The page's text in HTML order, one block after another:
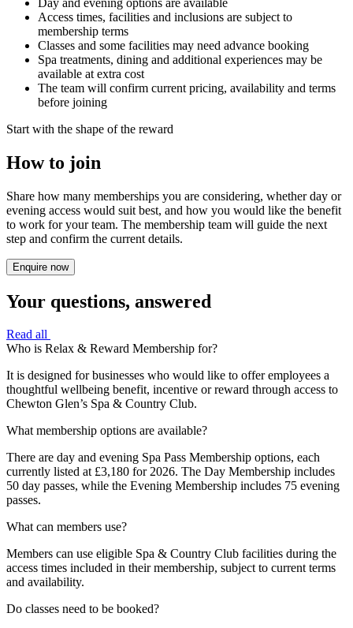
Access times, facilities and inclusions are subject to
membership terms​​​​‌ ‍ ​‍​‍‌‍ ‌ ​‍‌‍‍‌‌‍‌ ‌‍‍‌‌‍ ‍​‍​‍​ ‍‍​‍​‍‌ ​ ‌‍​‌‌‍ ‍‌‍‍‌‌ ‌​‌ ‍‌​‍ ‍‌‍‍‌‌‍ ​‍​‍​‍ ​​‍​‍‌‍‍​‌ ​‍‌‍‌‌‌‍‌‍​‍​‍​ ‍‍​‍​‍‌‍‍​‌ ‌​‌ ‌​‌ ​​‌ ​ ​ ‍‍​‍ ​‍ ‌‍ ​​‍ ‌‌‍​‌‌‍ ‍‌‍‌​​‍ ‌‌ ​‍​‍ ‌‌‍‍​‌‍ ‌ ‌​‌‍‌‌‌‍ ​‌ ​ ​‍ ‌‌ ​ ‌ ‌​‌ ‌‌‌‍‌​‌‍‍‌‌‍ ​‍ ‍‌ ‌‍‌‍‌‌‌ ​‍‌‍​ ‌‍‌‌‌‍ ​​‍ ‍‌‍​‌‌ ​​‌ ​​​‍ ‌‍‍‌‌‍ ‍‌ ‌​‌‍‌‌‌‍ ‍‌ ‌​​‍ ‌‍‌‌‌‍‌​‌‍‍‌‌ ‌​​‍ ‌‍ ‌‌‍ ‌‍‌​‌‍‌‌​ ‌‌ ​​‌ ​‍‌‍‌‌‌ ​ ‌‍‌‌‌‍ ‍‌ ‌​‌‍​‌‌ ‌​‌‍‍‌‌‍ ‌‍ ‍​ ‍ ‌‍‍‌‌‍‌​​ ‌‌‍​‍​ ‍‌​ ‍‌‌‍‌​‌‍​‌​ ‍​​ ‌‍​ ‌​​‍ ‌​ ‌​​ ‌ ‌‍‌‌​ ‌‌​‍ ‌​ ‌​​ ‌‍​ ​​​ ​ ​‍ ‌​ ‍​​ ​‌​ ‌‍​ ‌ ​‍ ‌​ ​‌​ ‌‍​ ​ ‌‍​‌‌‍‌‍​ ‍​​ ​‌‌‍​‍​ ‍‌​ ​​‌‍‌‌‌‍​ ​ ‍ ‌ ‌​‌ ‍‌‌ ​​‌‍‌‌​ ‌‌‍‍​‌‍ ‌ ‌​‌‍‌‌‌‍ ​‌‌​ ‌‍‍‌‌ ‌​‌‍‌‌‌‌​​‌‍​‌‌‍‌ ‌‍‌‌​ ‍ ‌ ​​‌‍​‌‌ ‌​‌‍‍​​ ‌‌ ​​‌‍​‌‌‍‌ ‌‍‌‌‌​​‍‌ ‌‌‌‍‍‌‌‍ ​‌‍‌​‌‍‌‌‌ ​‍​‍‌‌​ ‌‌‌​​‍‌‌ ‌‍‍ ‌‍‌‌‌ ‍‌​‍‌‌​ ​ ‌​‌​​‍‌‌​ ​ ‌​‌​​‍‌‌​ ​‍​ ​‍​ ‌‍​ ​ ‌‍‌​‌‍​‍‌‍‌​​ ‌‍​ ​‌​ ​‍‌‍​‍​ ​ ​ ‌​​ ‌‍​‍‌‌​ ​‍​ ​‍​‍‌‌​ ‌‌‌​‌​​‍ ‍‌‍​‍‌‍ ‌‍‌​‌ ‍‌​‍‌‌​ ‌‌‌​​‍‌‌ ‌‍‍ ‌‍‌‌‌ ‍‌​‍‌‌​ ​ ‌​‌​​‍‌‌​ ​ ‌​‌​​‍‌‌​ ​‍​ ​‍‌‍​‍‌‍​‍‌‍​ ‌‍​‌​ ‌‌​ ​​​ ​‍​ ‌‍‌‍‌‌‌‍‌‍‌‍​ ‌‍​‍​‍‌‌​ ​‍​ ​‍​‍‌‌​ ‌‌‌​‌​​‍ ‍‌‍​ ‌‍‍​‌‍‍‌‌‍ ​‌‍‌​‌ ​‍‌‍‌‌‌‍ ‍​‍‌‌​ ‌‌‌​​‍‌‌ ‌‍‍ ‌‍‌‌‌ ‍‌​‍‌‌​ ​ ‌​‌​​‍‌‌​ ​ ‌​‌​​‍‌‌​ ​‍​ ​‍​ ​ ‌‍‌‍​ ‍‌‌‍​‍​ ‌ ‌‍​‍‌‍​‌​ ‌​‌‍‌‍‌‍‌‌​ ‌‌‌‍‌​​‍‌‌​ ​‍​ ​‍​‍‌‌​ ‌‌‌​‌​​‍ ‍‌ ‌​‌‍‌‌‌ ‍​‌ ‌​​ ‌‍​‍‌‍​‌‌ ​ ‌‍‌‌‌‌‌‌‌ ​‍‌‍ ​​ ‌‌‍‍​‌ ‌​‌ ‌​‌ ​​‌ ​ ​‍‌‌​ ​ ‌​​‌​‍‌‌​ ​‍‌​‌‍​‍‌‌​ ​‍‌​‌‍‌‍ ​​‍ ‌‌‍​‌‌‍ ‍‌‍‌​​‍ ‌‌ ​‍​‍ ‌‌‍‍​‌‍ ‌ ‌​‌‍‌‌‌‍ ​‌ ​ ​‍ ‌‌ ​ ‌ ‌​‌ ‌‌‌‍‌​‌‍‍‌‌‍ ​‍ ‍‌ ‌‍‌‍‌‌‌ ​‍‌‍​ ‌‍‌‌‌‍ ​​‍ ‍‌‍​‌‌ ​​‌ ​​​‍‌‍‌‍‍‌‌‍‌​​ ‌‌‍​‍​ ‍‌​ ‍‌‌‍‌​‌‍​‌​ ‍​​ ‌‍​ ‌​​‍ ‌​ ‌​​ ‌ ‌‍‌‌​ ‌‌​‍ ‌​ ‌​​ ‌‍​ ​​​ ​ ​‍ ‌​ ‍​​ ​‌​ ‌‍​ ‌ ​‍ ‌​ ​‌​ ‌‍​ ​ ‌‍​‌‌‍‌‍​ ‍​​ ​‌‌‍​‍​ ‍‌​ ​​‌‍‌‌‌‍​ ​‍‌‍‌ ‌​‌ ‍‌‌ ​​‌‍‌‌​ ‌‌‍‍​‌‍ ‌ ‌​‌‍‌‌‌‍ ​‌‌​ ‌‍‍‌‌ ‌​‌‍‌‌‌‌​​‌‍​‌‌‍‌ ‌‍‌‌​‍‌‍‌ ​​‌‍​‌‌ ‌​‌‍‍​​ ‌‌ ​​‌‍​‌‌‍‌ ‌‍‌‌‌​​‍‌ ‌‌‌‍‍‌‌‍ ​‌‍‌​‌‍‌‌‌ ​‍​‍‌‌​ ‌‌‌​​‍‌‌ ‌‍‍ ‌‍‌‌‌ ‍‌​‍‌‌​ ​ ‌​‌​​‍‌‌​ ​ ‌​‌​​‍‌‌​ ​‍​ ​‍​ ‌‍​ ​ ‌‍‌​‌‍​‍‌‍‌​​ ‌‍​ ​‌​ ​‍‌‍​‍​ ​ ​ ‌​​ ‌‍​‍‌‌​ ​‍​ ​‍​‍‌‌​ ‌‌‌​‌​​‍ ‍‌‍​‍‌‍ ‌‍‌​‌ ‍‌​‍‌‌​ ‌‌‌​​‍‌‌ ‌‍‍ ‌‍‌‌‌ ‍‌​‍‌‌​ ​ ‌​‌​​‍‌‌​ ​ ‌​‌​​‍‌‌​ ​‍​ ​‍‌‍​‍‌‍​‍‌‍​ ‌‍​‌​ ‌‌​ ​​​ ​‍​ ‌‍‌‍‌‌‌‍‌‍‌‍​ ‌‍​‍​‍‌‌​ ​‍​ ​‍​‍‌‌​ ‌‌‌​‌​​‍ ‍‌‍​ ‌‍‍​‌‍‍‌‌‍ ​‌‍‌​‌ ​‍‌‍‌‌‌‍ ‍​‍‌‌​ ‌‌‌​​‍‌‌ ‌‍‍ ‌‍‌‌‌ ‍‌​‍‌‌​ ​ ‌​‌​​‍‌‌​ ​ ‌​‌​​‍‌‌​ ​‍​ ​‍​ ​ ‌‍‌‍​ ‍‌‌‍​‍​ ‌ ‌‍​‍‌‍​‌​ ‌​‌‍‌‍‌‍‌‌​ ‌‌‌‍‌​​‍‌‌​ ​‍​ ​‍​‍‌‌​ ‌‌‌​‌​​‍ ‍‌ ‌​‌‍‌‌‌ ‍​‌ ‌​​‍‌‍‌ ​​‌‍‌‌‌ ​‍‌ ​ ‌ ​​‌‍‌‌‌‍​ ‌ ‌​‌‍‍‌‌ ‌‍‌‍‌‌​ ‌‌ ​​‌ ‌‌‌‍​‍‌‍ ​‌‍‍‌‌ ​ ‌‍‍​‌‍‌‌‌‍‌​​‍​‍‌ ‌
Classes and some facilities may need advance booking​​​​‌ ‍ ​‍​‍‌‍ ‌ ​‍‌‍‍‌‌‍‌ ‌‍‍‌‌‍ ‍​‍​‍​ ‍‍​‍​‍‌ ​ ‌‍​‌‌‍ ‍‌‍‍‌‌ ‌​‌ ‍‌​‍ ‍‌‍‍‌‌‍ ​‍​‍​‍ ​​‍​‍‌‍‍​‌ ​‍‌‍‌‌‌‍‌‍​‍​‍​ ‍‍​‍​‍‌‍‍​‌ ‌​‌ ‌​‌ ​​‌ ​ ​ ‍‍​‍ ​‍ ‌‍ ​​‍ ‌‌‍​‌‌‍ ‍‌‍‌​​‍ ‌‌ ​‍​‍ ‌‌‍‍​‌‍ ‌ ‌​‌‍‌‌‌‍ ​‌ ​ ​‍ ‌‌ ​ ‌ ‌​‌ ‌‌‌‍‌​‌‍‍‌‌‍ ​‍ ‍‌ ‌‍‌‍‌‌‌ ​‍‌‍​ ‌‍‌‌‌‍ ​​‍ ‍‌‍​‌‌ ​​‌ ​​​‍ ‌‍‍‌‌‍ ‍‌ ‌​‌‍‌‌‌‍ ‍‌ ‌​​‍ ‌‍‌‌‌‍‌​‌‍‍‌‌ ‌​​‍ ‌‍ ‌‌‍ ‌‍‌​‌‍‌‌​ ‌‌ ​​‌ ​‍‌‍‌‌‌ ​ ‌‍‌‌‌‍ ‍‌ ‌​‌‍​‌‌ ‌​‌‍‍‌‌‍ ‌‍ ‍​ ‍ ‌‍‍‌‌‍‌​​ ‌‌‍​‍​ ‍‌​ ‍‌‌‍‌​‌‍​‌​ ‍​​ ‌‍​ ‌​​‍ ‌​ ‌​​ ‌ ‌‍‌‌​ ‌‌​‍ ‌​ ‌​​ ‌‍​ ​​​ ​ ​‍ ‌​ ‍​​ ​‌​ ‌‍​ ‌ ​‍ ‌​ ​‌​ ‌‍​ ​ ‌‍​‌‌‍‌‍​ ‍​​ ​‌‌‍​‍​ ‍‌​ ​​‌‍‌‌‌‍​ ​ ‍ ‌ ‌​‌ ‍‌‌ ​​‌‍‌‌​ ‌‌‍‍​‌‍ ‌ ‌​‌‍‌‌‌‍ ​‌‌​ ‌‍‍‌‌ ‌​‌‍‌‌‌‌​​‌‍​‌‌‍‌ ‌‍‌‌​ ‍ ‌ ​​‌‍​‌‌ ‌​‌‍‍​​ ‌‌ ​​‌‍​‌‌‍‌ ‌‍‌‌‌​​‍‌ ‌‌‌‍‍‌‌‍ ​‌‍‌​‌‍‌‌‌ ​‍​‍‌‌​ ‌‌‌​​‍‌‌ ‌‍‍ ‌‍‌‌‌ ‍‌​‍‌‌​ ​ ‌​‌​​‍‌‌​ ​ ‌​‌​​‍‌‌​ ​‍​ ​‍​ ‌‍​ ​ ‌‍‌​‌‍​‍‌‍‌​​ ‌‍​ ​‌​ ​‍‌‍​‍​ ​ ​ ‌​​ ‌‍​‍‌‌​ ​‍​ ​‍​‍‌‌​ ‌‌‌​‌​​‍ ‍‌‍​‍‌‍ ‌‍‌​‌ ‍‌​‍‌‌​ ‌‌‌​​‍‌‌ ‌‍‍ ‌‍‌‌‌ ‍‌​‍‌‌​ ​ ‌​‌​​‍‌‌​ ​ ‌​‌​​‍‌‌​ ​‍​ ​‍‌‍​ ​ ​ ​ ​‍‌‍​ ‌‍​‍​ ​​​ ‌‌‌‍‌‍‌‍​‍‌‍‌‌​ ‌​​ ‍​​‍‌‌​ ​‍​ ​‍​‍‌‌​ ‌‌‌​‌​​‍ ‍‌‍​ ‌‍‍​‌‍‍‌‌‍ ​‌‍‌​‌ ​‍‌‍‌‌‌‍ ‍​‍‌‌​ ‌‌‌​​‍‌‌ ‌‍‍ ‌‍‌‌‌ ‍‌​‍‌‌​ ​ ‌​‌​​‍‌‌​ ​ ‌​‌​​‍‌‌​ ​‍​ ​‍‌‍​‌‌‍‌‍​ ​‍​ ​​‌‍‌‌​ ‍​‌‍‌‌‌‍​ ​ ​ ​ ‍‌‌‍‌​​ ​​​‍‌‌​ ​‍​ ​‍​‍‌‌​ ‌‌‌​‌​​‍ ‍‌ ‌​‌‍‌‌‌ ‍​‌ ‌​​ ‌‍​‍‌‍​‌‌ ​ ‌‍‌‌‌‌‌‌‌ ​‍‌‍ ​​ ‌‌‍‍​‌ ‌​‌ ‌​‌ ​​‌ ​ ​‍‌‌​ ​ ‌​​‌​‍‌‌​ ​‍‌​‌‍​‍‌‌​ ​‍‌​‌‍‌‍ ​​‍ ‌‌‍​‌‌‍ ‍‌‍‌​​‍ ‌‌ ​‍​‍ ‌‌‍‍​‌‍ ‌ ‌​‌‍‌‌‌‍ ​‌ ​ ​‍ ‌‌ ​ ‌ ‌​‌ ‌‌‌‍‌​‌‍‍‌‌‍ ​‍ ‍‌ ‌‍‌‍‌‌‌ ​‍‌‍​ ‌‍‌‌‌‍ ​​‍ ‍‌‍​‌‌ ​​‌ ​​​‍‌‍‌‍‍‌‌‍‌​​ ‌‌‍​‍​ ‍‌​ ‍‌‌‍‌​‌‍​‌​ ‍​​ ‌‍​ ‌​​‍ ‌​ ‌​​ ‌ ‌‍‌‌​ ‌‌​‍ ‌​ ‌​​ ‌‍​ ​​​ ​ ​‍ ‌​ ‍​​ ​‌​ ‌‍​ ‌ ​‍ ‌​ ​‌​ ‌‍​ ​ ‌‍​‌‌‍‌‍​ ‍​​ ​‌‌‍​‍​ ‍‌​ ​​‌‍‌‌‌‍​ ​‍‌‍‌ ‌​‌ ‍‌‌ ​​‌‍‌‌​ ‌‌‍‍​‌‍ ‌ ‌​‌‍‌‌‌‍ ​‌‌​ ‌‍‍‌‌ ‌​‌‍‌‌‌‌​​‌‍​‌‌‍‌ ‌‍‌‌​‍‌‍‌ ​​‌‍​‌‌ ‌​‌‍‍​​ ‌‌ ​​‌‍​‌‌‍‌ ‌‍‌‌‌​​‍‌ ‌‌‌‍‍‌‌‍ ​‌‍‌​‌‍‌‌‌ ​‍​‍‌‌​ ‌‌‌​​‍‌‌ ‌‍‍ ‌‍‌‌‌ ‍‌​‍‌‌​ ​ ‌​‌​​‍‌‌​ ​ ‌​‌​​‍‌‌​ ​‍​ ​‍​ ‌‍​ ​ ‌‍‌​‌‍​‍‌‍‌​​ ‌‍​ ​‌​ ​‍‌‍​‍​ ​ ​ ‌​​ ‌‍​‍‌‌​ ​‍​ ​‍​‍‌‌​ ‌‌‌​‌​​‍ ‍‌‍​‍‌‍ ‌‍‌​‌ ‍‌​‍‌‌​ ‌‌‌​​‍‌‌ ‌‍‍ ‌‍‌‌‌ ‍‌​‍‌‌​ ​ ‌​‌​​‍‌‌​ ​ ‌​‌​​‍‌‌​ ​‍​ ​‍‌‍​ ​ ​ ​ ​‍‌‍​ ‌‍​‍​ ​​​ ‌‌‌‍‌‍‌‍​‍‌‍‌‌​ ‌​​ ‍​​‍‌‌​ ​‍​ ​‍​‍‌‌​ ‌‌‌​‌​​‍ ‍‌‍​ ‌‍‍​‌‍‍‌‌‍ ​‌‍‌​‌ ​‍‌‍‌‌‌‍ ‍​‍‌‌​ ‌‌‌​​‍‌‌ ‌‍‍ ‌‍‌‌‌ ‍‌​‍‌‌​ ​ ‌​‌​​‍‌‌​ ​ ‌​‌​​‍‌‌​ ​‍​ ​‍‌‍​‌‌‍‌‍​ ​‍​ ​​‌‍‌‌​ ‍​‌‍‌‌‌‍​ ​ ​ ​ ‍‌‌‍‌​​ ​​​‍‌‌​ ​‍​ ​‍​‍‌‌​ ‌‌‌​‌​​‍ ‍‌ ‌​‌‍‌‌‌ ‍​‌ ‌​​‍‌‍‌ ​​‌‍‌‌‌ ​‍‌ ​ ‌ ​​‌‍‌‌‌‍​ ‌ ‌​‌‍‍‌‌ ‌‍‌‍‌‌​ ‌‌ ​​‌ ‌‌‌‍​‍‌‍ ​‌‍‍‌‌ ​ ‌‍‍​‌‍‌‌‌‍‌​​‍​‍‌ ‌
Spa treatments, dining and additional experiences may be
available at extra cost​​​​‌ ‍ ​‍​‍‌‍ ‌ ​‍‌‍‍‌‌‍‌ ‌‍‍‌‌‍ ‍​‍​‍​ ‍‍​‍​‍‌ ​ ‌‍​‌‌‍ ‍‌‍‍‌‌ ‌​‌ ‍‌​‍ ‍‌‍‍‌‌‍ ​‍​‍​‍ ​​‍​‍‌‍‍​‌ ​‍‌‍‌‌‌‍‌‍​‍​‍​ ‍‍​‍​‍‌‍‍​‌ ‌​‌ ‌​‌ ​​‌ ​ ​ ‍‍​‍ ​‍ ‌‍ ​​‍ ‌‌‍​‌‌‍ ‍‌‍‌​​‍ ‌‌ ​‍​‍ ‌‌‍‍​‌‍ ‌ ‌​‌‍‌‌‌‍ ​‌ ​ ​‍ ‌‌ ​ ‌ ‌​‌ ‌‌‌‍‌​‌‍‍‌‌‍ ​‍ ‍‌ ‌‍‌‍‌‌‌ ​‍‌‍​ ‌‍‌‌‌‍ ​​‍ ‍‌‍​‌‌ ​​‌ ​​​‍ ‌‍‍‌‌‍ ‍‌ ‌​‌‍‌‌‌‍ ‍‌ ‌​​‍ ‌‍‌‌‌‍‌​‌‍‍‌‌ ‌​​‍ ‌‍ ‌‌‍ ‌‍‌​‌‍‌‌​ ‌‌ ​​‌ ​‍‌‍‌‌‌ ​ ‌‍‌‌‌‍ ‍‌ ‌​‌‍​‌‌ ‌​‌‍‍‌‌‍ ‌‍ ‍​ ‍ ‌‍‍‌‌‍‌​​ ‌‌‍​‍​ ‍‌​ ‍‌‌‍‌​‌‍​‌​ ‍​​ ‌‍​ ‌​​‍ ‌​ ‌​​ ‌ ‌‍‌‌​ ‌‌​‍ ‌​ ‌​​ ‌‍​ ​​​ ​ ​‍ ‌​ ‍​​ ​‌​ ‌‍​ ‌ ​‍ ‌​ ​‌​ ‌‍​ ​ ‌‍​‌‌‍‌‍​ ‍​​ ​‌‌‍​‍​ ‍‌​ ​​‌‍‌‌‌‍​ ​ ‍ ‌ ‌​‌ ‍‌‌ ​​‌‍‌‌​ ‌‌‍‍​‌‍ ‌ ‌​‌‍‌‌‌‍ ​‌‌​ ‌‍‍‌‌ ‌​‌‍‌‌‌‌​​‌‍​‌‌‍‌ ‌‍‌‌​ ‍ ‌ ​​‌‍​‌‌ ‌​‌‍‍​​ ‌‌ ​​‌‍​‌‌‍‌ ‌‍‌‌‌​​‍‌ ‌‌‌‍‍‌‌‍ ​‌‍‌​‌‍‌‌‌ ​‍​‍‌‌​ ‌‌‌​​‍‌‌ ‌‍‍ ‌‍‌‌‌ ‍‌​‍‌‌​ ​ ‌​‌​​‍‌‌​ ​ ‌​‌​​‍‌‌​ ​‍​ ​‍​ ‌‍​ ​ ‌‍‌​‌‍​‍‌‍‌​​ ‌‍​ ​‌​ ​‍‌‍​‍​ ​ ​ ‌​​ ‌‍​‍‌‌​ ​‍​ ​‍​‍‌‌​ ‌‌‌​‌​​‍ ‍‌‍​‍‌‍ ‌‍‌​‌ ‍‌​‍‌‌​ ‌‌‌​​‍‌‌ ‌‍‍ ‌‍‌‌‌ ‍‌​‍‌‌​ ​ ‌​‌​​‍‌‌​ ​ ‌​‌​​‍‌‌​ ​‍​ ​‍‌‍‌​​ ‍​​ ‌​​ ​​​ ​‍​ ‍​​ ‌ ‌‍​‍​ ‌‌​ ‍‌‌‍​‍​ ​​​‍‌‌​ ​‍​ ​‍​‍‌‌​ ‌‌‌​‌​​‍ ‍‌‍​ ‌‍‍​‌‍‍‌‌‍ ​‌‍‌​‌ ​‍‌‍‌‌‌‍ ‍​‍‌‌​ ‌‌‌​​‍‌‌ ‌‍‍ ‌‍‌‌‌ ‍‌​‍‌‌​ ​ ‌​‌​​‍‌‌​ ​ ‌​‌​​‍‌‌​ ​‍​ ​‍​ ​‌‌‍​ ‌‍​ ​ ‌‌​ ‍​​ ‌‍​ ‌ ​ ‌‍​ ‌‍‌‍‌‍​ ‌‍‌‍‌‌​‍‌‌​ ​‍​ ​‍​‍‌‌​ ‌‌‌​‌​​‍ ‍‌ ‌​‌‍‌‌‌ ‍​‌ ‌​​ ‌‍​‍‌‍​‌‌ ​ ‌‍‌‌‌‌‌‌‌ ​‍‌‍ ​​ ‌‌‍‍​‌ ‌​‌ ‌​‌ ​​‌ ​ ​‍‌‌​ ​ ‌​​‌​‍‌‌​ ​‍‌​‌‍​‍‌‌​ ​‍‌​‌‍‌‍ ​​‍ ‌‌‍​‌‌‍ ‍‌‍‌​​‍ ‌‌ ​‍​‍ ‌‌‍‍​‌‍ ‌ ‌​‌‍‌‌‌‍ ​‌ ​ ​‍ ‌‌ ​ ‌ ‌​‌ ‌‌‌‍‌​‌‍‍‌‌‍ ​‍ ‍‌ ‌‍‌‍‌‌‌ ​‍‌‍​ ‌‍‌‌‌‍ ​​‍ ‍‌‍​‌‌ ​​‌ ​​​‍‌‍‌‍‍‌‌‍‌​​ ‌‌‍​‍​ ‍‌​ ‍‌‌‍‌​‌‍​‌​ ‍​​ ‌‍​ ‌​​‍ ‌​ ‌​​ ‌ ‌‍‌‌​ ‌‌​‍ ‌​ ‌​​ ‌‍​ ​​​ ​ ​‍ ‌​ ‍​​ ​‌​ ‌‍​ ‌ ​‍ ‌​ ​‌​ ‌‍​ ​ ‌‍​‌‌‍‌‍​ ‍​​ ​‌‌‍​‍​ ‍‌​ ​​‌‍‌‌‌‍​ ​‍‌‍‌ ‌​‌ ‍‌‌ ​​‌‍‌‌​ ‌‌‍‍​‌‍ ‌ ‌​‌‍‌‌‌‍ ​‌‌​ ‌‍‍‌‌ ‌​‌‍‌‌‌‌​​‌‍​‌‌‍‌ ‌‍‌‌​‍‌‍‌ ​​‌‍​‌‌ ‌​‌‍‍​​ ‌‌ ​​‌‍​‌‌‍‌ ‌‍‌‌‌​​‍‌ ‌‌‌‍‍‌‌‍ ​‌‍‌​‌‍‌‌‌ ​‍​‍‌‌​ ‌‌‌​​‍‌‌ ‌‍‍ ‌‍‌‌‌ ‍‌​‍‌‌​ ​ ‌​‌​​‍‌‌​ ​ ‌​‌​​‍‌‌​ ​‍​ ​‍​ ‌‍​ ​ ‌‍‌​‌‍​‍‌‍‌​​ ‌‍​ ​‌​ ​‍‌‍​‍​ ​ ​ ‌​​ ‌‍​‍‌‌​ ​‍​ ​‍​‍‌‌​ ‌‌‌​‌​​‍ ‍‌‍​‍‌‍ ‌‍‌​‌ ‍‌​‍‌‌​ ‌‌‌​​‍‌‌ ‌‍‍ ‌‍‌‌‌ ‍‌​‍‌‌​ ​ ‌​‌​​‍‌‌​ ​ ‌​‌​​‍‌‌​ ​‍​ ​‍‌‍‌​​ ‍​​ ‌​​ ​​​ ​‍​ ‍​​ ‌ ‌‍​‍​ ‌‌​ ‍‌‌‍​‍​ ​​​‍‌‌​ ​‍​ ​‍​‍‌‌​ ‌‌‌​‌​​‍ ‍‌‍​ ‌‍‍​‌‍‍‌‌‍ ​‌‍‌​‌ ​‍‌‍‌‌‌‍ ‍​‍‌‌​ ‌‌‌​​‍‌‌ ‌‍‍ ‌‍‌‌‌ ‍‌​‍‌‌​ ​ ‌​‌​​‍‌‌​ ​ ‌​‌​​‍‌‌​ ​‍​ ​‍​ ​‌‌‍​ ‌‍​ ​ ‌‌​ ‍​​ ‌‍​ ‌ ​ ‌‍​ ‌‍‌‍‌‍​ ‌‍‌‍‌‌​‍‌‌​ ​‍​ ​‍​‍‌‌​ ‌‌‌​‌​​‍ ‍‌ ‌​‌‍‌‌‌ ‍​‌ ‌​​‍‌‍‌ ​​‌‍‌‌‌ ​‍‌ ​ ‌ ​​‌‍‌‌‌‍​ ‌ ‌​‌‍‍‌‌ ‌‍‌‍‌‌​ ‌‌ ​​‌ ‌‌‌‍​‍‌‍ ​‌‍‍‌‌ ​ ‌‍‍​‌‍‌‌‌‍‌​​‍​‍‌ ‌
The team will confirm current pricing, availability and terms
before joining​​​​‌ ‍ ​‍​‍‌‍ ‌ ​‍‌‍‍‌‌‍‌ ‌‍‍‌‌‍ ‍​‍​‍​ ‍‍​‍​‍‌ ​ ‌‍​‌‌‍ ‍‌‍‍‌‌ ‌​‌ ‍‌​‍ ‍‌‍‍‌‌‍ ​‍​‍​‍ ​​‍​‍‌‍‍​‌ ​‍‌‍‌‌‌‍‌‍​‍​‍​ ‍‍​‍​‍‌‍‍​‌ ‌​‌ ‌​‌ ​​‌ ​ ​ ‍‍​‍ ​‍ ‌‍ ​​‍ ‌‌‍​‌‌‍ ‍‌‍‌​​‍ ‌‌ ​‍​‍ ‌‌‍‍​‌‍ ‌ ‌​‌‍‌‌‌‍ ​‌ ​ ​‍ ‌‌ ​ ‌ ‌​‌ ‌‌‌‍‌​‌‍‍‌‌‍ ​‍ ‍‌ ‌‍‌‍‌‌‌ ​‍‌‍​ ‌‍‌‌‌‍ ​​‍ ‍‌‍​‌‌ ​​‌ ​​​‍ ‌‍‍‌‌‍ ‍‌ ‌​‌‍‌‌‌‍ ‍‌ ‌​​‍ ‌‍‌‌‌‍‌​‌‍‍‌‌ ‌​​‍ ‌‍ ‌‌‍ ‌‍‌​‌‍‌‌​ ‌‌ ​​‌ ​‍‌‍‌‌‌ ​ ‌‍‌‌‌‍ ‍‌ ‌​‌‍​‌‌ ‌​‌‍‍‌‌‍ ‌‍ ‍​ ‍ ‌‍‍‌‌‍‌​​ ‌‌‍​‍​ ‍‌​ ‍‌‌‍‌​‌‍​‌​ ‍​​ ‌‍​ ‌​​‍ ‌​ ‌​​ ‌ ‌‍‌‌​ ‌‌​‍ ‌​ ‌​​ ‌‍​ ​​​ ​ ​‍ ‌​ ‍​​ ​‌​ ‌‍​ ‌ ​‍ ‌​ ​‌​ ‌‍​ ​ ‌‍​‌‌‍‌‍​ ‍​​ ​‌‌‍​‍​ ‍‌​ ​​‌‍‌‌‌‍​ ​ ‍ ‌ ‌​‌ ‍‌‌ ​​‌‍‌‌​ ‌‌‍‍​‌‍ ‌ ‌​‌‍‌‌‌‍ ​‌‌​ ‌‍‍‌‌ ‌​‌‍‌‌‌‌​​‌‍​‌‌‍‌ ‌‍‌‌​ ‍ ‌ ​​‌‍​‌‌ ‌​‌‍‍​​ ‌‌ ​​‌‍​‌‌‍‌ ‌‍‌‌‌​​‍‌ ‌‌‌‍‍‌‌‍ ​‌‍‌​‌‍‌‌‌ ​‍​‍‌‌​ ‌‌‌​​‍‌‌ ‌‍‍ ‌‍‌‌‌ ‍‌​‍‌‌​ ​ ‌​‌​​‍‌‌​ ​ ‌​‌​​‍‌‌​ ​‍​ ​‍​ ‌‍​ ​ ‌‍‌​‌‍​‍‌‍‌​​ ‌‍​ ​‌​ ​‍‌‍​‍​ ​ ​ ‌​​ ‌‍​‍‌‌​ ​‍​ ​‍​‍‌‌​ ‌‌‌​‌​​‍ ‍‌‍​‍‌‍ ‌‍‌​‌ ‍‌​‍‌‌​ ‌‌‌​​‍‌‌ ‌‍‍ ‌‍‌‌‌ ‍‌​‍‌‌​ ​ ‌​‌​​‍‌‌​ ​ ‌​‌​​‍‌‌​ ​‍​ ​‍‌‍​ ‌‍​‌​ ​‍‌‍​‌​ ‍‌​ ‍​‌‍​‌​ ​‍​ ​ ‌‍‌​​ ‌​​ ‌​​‍‌‌​ ​‍​ ​‍​‍‌‌​ ‌‌‌​‌​​‍ ‍‌‍​ ‌‍‍​‌‍‍‌‌‍ ​‌‍‌​‌ ​‍‌‍‌‌‌‍ ‍​‍‌‌​ ‌‌‌​​‍‌‌ ‌‍‍ ‌‍‌‌‌ ‍‌​‍‌‌​ ​ ‌​‌​​‍‌‌​ ​ ‌​‌​​‍‌‌​ ​‍​ ​‍​ ​‍​ ​‌‌‍​ ‌‍​ ​ ​‍‌‍​‌‌‍‌‍​ ‌​‌‍‌‍‌‍‌‍​ ‍‌​ ‌ ​‍‌‌​ ​‍​ ​‍​‍‌‌​ ‌‌‌​‌​​‍ ‍‌ ‌​‌‍‌‌‌ ‍​‌ ‌​​ ‌‍​‍‌‍​‌‌ ​ ‌‍‌‌‌‌‌‌‌ ​‍‌‍ ​​ ‌‌‍‍​‌ ‌​‌ ‌​‌ ​​‌ ​ ​‍‌‌​ ​ ‌​​‌​‍‌‌​ ​‍‌​‌‍​‍‌‌​ ​‍‌​‌‍‌‍ ​​‍ ‌‌‍​‌‌‍ ‍‌‍‌​​‍ ‌‌ ​‍​‍ ‌‌‍‍​‌‍ ‌ ‌​‌‍‌‌‌‍ ​‌ ​ ​‍ ‌‌ ​ ‌ ‌​‌ ‌‌‌‍‌​‌‍‍‌‌‍ ​‍ ‍‌ ‌‍‌‍‌‌‌ ​‍‌‍​ ‌‍‌‌‌‍ ​​‍ ‍‌‍​‌‌ ​​‌ ​​​‍‌‍‌‍‍‌‌‍‌​​ ‌‌‍​‍​ ‍‌​ ‍‌‌‍‌​‌‍​‌​ ‍​​ ‌‍​ ‌​​‍ ‌​ ‌​​ ‌ ‌‍‌‌​ ‌‌​‍ ‌​ ‌​​ ‌‍​ ​​​ ​ ​‍ ‌​ ‍​​ ​‌​ ‌‍​ ‌ ​‍ ‌​ ​‌​ ‌‍​ ​ ‌‍​‌‌‍‌‍​ ‍​​ ​‌‌‍​‍​ ‍‌​ ​​‌‍‌‌‌‍​ ​‍‌‍‌ ‌​‌ ‍‌‌ ​​‌‍‌‌​ ‌‌‍‍​‌‍ ‌ ‌​‌‍‌‌‌‍ ​‌‌​ ‌‍‍‌‌ ‌​‌‍‌‌‌‌​​‌‍​‌‌‍‌ ‌‍‌‌​‍‌‍‌ ​​‌‍​‌‌ ‌​‌‍‍​​ ‌‌ ​​‌‍​‌‌‍‌ ‌‍‌‌‌​​‍‌ ‌‌‌‍‍‌‌‍ ​‌‍‌​‌‍‌‌‌ ​‍​‍‌‌​ ‌‌‌​​‍‌‌ ‌‍‍ ‌‍‌‌‌ ‍‌​‍‌‌​ ​ ‌​‌​​‍‌‌​ ​ ‌​‌​​‍‌‌​ ​‍​ ​‍​ ‌‍​ ​ ‌‍‌​‌‍​‍‌‍‌​​ ‌‍​ ​‌​ ​‍‌‍​‍​ ​ ​ ‌​​ ‌‍​‍‌‌​ ​‍​ ​‍​‍‌‌​ ‌‌‌​‌​​‍ ‍‌‍​‍‌‍ ‌‍‌​‌ ‍‌​‍‌‌​ ‌‌‌​​‍‌‌ ‌‍‍ ‌‍‌‌‌ ‍‌​‍‌‌​ ​ ‌​‌​​‍‌‌​ ​ ‌​‌​​‍‌‌​ ​‍​ ​‍‌‍​ ‌‍​‌​ ​‍‌‍​‌​ ‍‌​ ‍​‌‍​‌​ ​‍​ ​ ‌‍‌​​ ‌​​ ‌​​‍‌‌​ ​‍​ ​‍​‍‌‌​ ‌‌‌​‌​​‍ ‍‌‍​ ‌‍‍​‌‍‍‌‌‍ ​‌‍‌​‌ ​‍‌‍‌‌‌‍ ‍​‍‌‌​ ‌‌‌​​‍‌‌ ‌‍‍ ‌‍‌‌‌ ‍‌​‍‌‌​ ​ ‌​‌​​‍‌‌​ ​ ‌​‌​​‍‌‌​ ​‍​ ​‍​ ​‍​ ​‌‌‍​ ‌‍​ ​ ​‍‌‍​‌‌‍‌‍​ ‌​‌‍‌‍‌‍‌‍​ ‍‌​ ‌ ​‍‌‌​ ​‍​ ​‍​‍‌‌​ ‌‌‌​‌​​‍ ‍‌ ‌​‌‍‌‌‌ ‍​‌ ‌​​‍‌‍‌ ​​‌‍‌‌‌ ​‍‌ ​ ‌ ​​‌‍‌‌‌‍​ ‌ ‌​‌‍‍‌‌ ‌‍‌‍‌‌​ ‌‌ ​​‌ ‌‌‌‍​‍‌‍ ​‌‍‍‌‌ ​ ‌‍‍​‌‍‌‌‌‍‌​​‍​‍‌ ‌
Start with the shape of the reward​​​​‌ ‍ ​‍​‍‌‍ ‌ ​‍‌‍‍‌‌‍‌ ‌‍‍‌‌‍ ‍​‍​‍​ ‍‍​‍​‍‌ ​ ‌‍​‌‌‍ ‍‌‍‍‌‌ ‌​‌ ‍‌​‍ ‍‌‍‍‌‌‍ ​‍​‍​‍ ​​‍​‍‌‍‍​‌ ​‍‌‍‌‌‌‍‌‍​‍​‍​ ‍‍​‍​‍‌‍‍​‌ ‌​‌ ‌​‌ ​​‌ ​ ​ ‍‍​‍ ​‍ ‌‍ ​​‍ ‌‌‍​‌‌‍ ‍‌‍‌​​‍ ‌‌ ​‍​‍ ‌‌‍‍​‌‍ ‌ ‌​‌‍‌‌‌‍ ​‌ ​ ​‍ ‌‌ ​ ‌ ‌​‌ ‌‌‌‍‌​‌‍‍‌‌‍ ​‍ ‍‌ ‌‍‌‍‌‌‌ ​‍‌‍​ ‌‍‌‌‌‍ ​​‍ ‍‌‍​‌‌ ​​‌ ​​​‍ ‌‍‍‌‌‍ ‍‌ ‌​‌‍‌‌‌‍ ‍‌ ‌​​‍ ‌‍‌‌‌‍‌​‌‍‍‌‌ ‌​​‍ ‌‍ ‌‌‍ ‌‍‌​‌‍‌‌​ ‌‌ ​​‌ ​‍‌‍‌‌‌ ​ ‌‍‌‌‌‍ ‍‌ ‌​‌‍​‌‌ ‌​‌‍‍‌‌‍ ‌‍ ‍​ ‍ ‌‍‍‌‌‍‌​​ ‌‌‍​‍​ ‍‌​ ‍‌‌‍‌​‌‍​‌​ ‍​​ ‌‍​ ‌​​‍ ‌​ ‌​​ ‌ ‌‍‌‌​ ‌‌​‍ ‌​ ‌​​ ‌‍​ ​​​ ​ ​‍ ‌​ ‍​​ ​‌​ ‌‍​ ‌ ​‍ ‌​ ​‌​ ‌‍​ ​ ‌‍​‌‌‍‌‍​ ‍​​ ​‌‌‍​‍​ ‍‌​ ​​‌‍‌‌‌‍​ ​ ‍ ‌ ‌​‌ ‍‌‌ ​​‌‍‌‌​ ‌‌‍‍​‌‍ ‌ ‌​‌‍‌‌‌‍ ​‌‌​ ‌‍‍‌‌ ‌​‌‍‌‌‌‌​​‌‍​‌‌‍‌ ‌‍‌‌​ ‍ ‌ ​​‌‍​‌‌ ‌​‌‍‍​​ ‌‌ ​​‌‍​‌‌‍‌ ‌‍‌‌‌​​‍‌ ‌‌‌‍‍‌‌‍ ​‌‍‌​‌‍‌‌‌ ​‍​‍‌‌​ ‌‌‌​​‍‌‌ ‌‍‍ ‌‍‌‌‌ ‍‌​‍‌‌​ ​ ‌​‌​​‍‌‌​ ​ ‌​‌​​‍‌‌​ ​‍​ ​‍‌‍‌‌​ ‌‌‌‍​ ​ ‌‍​ ​‍​ ​‍‌‍‌​‌‍‌‍‌‍‌‍​ ​ ​ ‍‌​ ‍​​‍‌‌​ ​‍​ ​‍​‍‌‌​ ‌‌‌​‌​​‍ ‍‌ ​ ‌ ‌‌‌‍​‍‌‍‍​‌‍‌‌‌‍​‌‌‍‌​‌‍‍‌‌‍ ‍‌‍‌ ​ ‌‍​‍‌‍​‌‌ ​ ‌‍‌‌‌‌‌‌‌ ​‍‌‍ ​​ ‌‌‍‍​‌ ‌​‌ ‌​‌ ​​‌ ​ ​‍‌‌​ ​ ‌​​‌​‍‌‌​ ​‍‌​‌‍​‍‌‌​ ​‍‌​‌‍‌‍ ​​‍ ‌‌‍​‌‌‍ ‍‌‍‌​​‍ ‌‌ ​‍​‍ ‌‌‍‍​‌‍ ‌ ‌​‌‍‌‌‌‍ ​‌ ​ ​‍ ‌‌ ​ ‌ ‌​‌ ‌‌‌‍‌​‌‍‍‌‌‍ ​‍ ‍‌ ‌‍‌‍‌‌‌ ​‍‌‍​ ‌‍‌‌‌‍ ​​‍ ‍‌‍​‌‌ ​​‌ ​​​‍‌‍‌‍‍‌‌‍‌​​ ‌‌‍​‍​ ‍‌​ ‍‌‌‍‌​‌‍​‌​ ‍​​ ‌‍​ ‌​​‍ ‌​ ‌​​ ‌ ‌‍‌‌​ ‌‌​‍ ‌​ ‌​​ ‌‍​ ​​​ ​ ​‍ ‌​ ‍​​ ​‌​ ‌‍​ ‌ ​‍ ‌​ ​‌​ ‌‍​ ​ ‌‍​‌‌‍‌‍​ ‍​​ ​‌‌‍​‍​ ‍‌​ ​​‌‍‌‌‌‍​ ​‍‌‍‌ ‌​‌ ‍‌‌ ​​‌‍‌‌​ ‌‌‍‍​‌‍ ‌ ‌​‌‍‌‌‌‍ ​‌‌​ ‌‍‍‌‌ ‌​‌‍‌‌‌‌​​‌‍​‌‌‍‌ ‌‍‌‌​‍‌‍‌ ​​‌‍​‌‌ ‌​‌‍‍​​ ‌‌ ​​‌‍​‌‌‍‌ ‌‍‌‌‌​​‍‌ ‌‌‌‍‍‌‌‍ ​‌‍‌​‌‍‌‌‌ ​‍​‍‌‌​ ‌‌‌​​‍‌‌ ‌‍‍ ‌‍‌‌‌ ‍‌​‍‌‌​ ​ ‌​‌​​‍‌‌​ ​ ‌​‌​​‍‌‌​ ​‍​ ​‍‌‍‌‌​ ‌‌‌‍​ ​ ‌‍​ ​‍​ ​‍‌‍‌​‌‍‌‍‌‍‌‍​ ​ ​ ‍‌​ ‍​​‍‌‌​ ​‍​ ​‍​‍‌‌​ ‌‌‌​‌​​‍ ‍‌ ​ ‌ ‌‌‌‍​‍‌‍‍​‌‍‌‌‌‍​‌‌‍‌​‌‍‍‌‌‍ ‍‌‍‌ ​‍‌‍‌ ​​‌‍‌‌‌ ​‍‌ ​ ‌ ​​‌‍‌‌‌‍​ ‌ ‌​‌‍‍‌‌ ‌‍‌‍‌‌​ ‌‌ ​​‌ ‌‌‌‍​‍‌‍ ​‌‍‍‌‌ ​ ‌‍‍​‌‍‌‌‌‍‌​​‍​‍‌ ‌
How to join​​​​‌ ‍ ​‍​‍‌‍ ‌ ​‍‌‍‍‌‌‍‌ ‌‍‍‌‌‍ ‍​‍​‍​ ‍‍​‍​‍‌ ​ ‌‍​‌‌‍ ‍‌‍‍‌‌ ‌​‌ ‍‌​‍ ‍‌‍‍‌‌‍ ​‍​‍​‍ ​​‍​‍‌‍‍​‌ ​‍‌‍‌‌‌‍‌‍​‍​‍​ ‍‍​‍​‍‌‍‍​‌ ‌​‌ ‌​‌ ​​‌ ​ ​ ‍‍​‍ ​‍ ‌‍ ​​‍ ‌‌‍​‌‌‍ ‍‌‍‌​​‍ ‌‌ ​‍​‍ ‌‌‍‍​‌‍ ‌ ‌​‌‍‌‌‌‍ ​‌ ​ ​‍ ‌‌ ​ ‌ ‌​‌ ‌‌‌‍‌​‌‍‍‌‌‍ ​‍ ‍‌ ‌‍‌‍‌‌‌ ​‍‌‍​ ‌‍‌‌‌‍ ​​‍ ‍‌‍​‌‌ ​​‌ ​​​‍ ‌‍‍‌‌‍ ‍‌ ‌​‌‍‌‌‌‍ ‍‌ ‌​​‍ ‌‍‌‌‌‍‌​‌‍‍‌‌ ‌​​‍ ‌‍ ‌‌‍ ‌‍‌​‌‍‌‌​ ‌‌ ​​‌ ​‍‌‍‌‌‌ ​ ‌‍‌‌‌‍ ‍‌ ‌​‌‍​‌‌ ‌​‌‍‍‌‌‍ ‌‍ ‍​ ‍ ‌‍‍‌‌‍‌​​ ‌‌‍​‍​ ‍‌​ ‍‌‌‍‌​‌‍​‌​ ‍​​ ‌‍​ ‌​​‍ ‌​ ‌​​ ‌ ‌‍‌‌​ ‌‌​‍ ‌​ ‌​​ ‌‍​ ​​​ ​ ​‍ ‌​ ‍​​ ​‌​ ‌‍​ ‌ ​‍ ‌​ ​‌​ ‌‍​ ​ ‌‍​‌‌‍‌‍​ ‍​​ ​‌‌‍​‍​ ‍‌​ ​​‌‍‌‌‌‍​ ​ ‍ ‌ ‌​‌ ‍‌‌ ​​‌‍‌‌​ ‌‌‍‍​‌‍ ‌ ‌​‌‍‌‌‌‍ ​‌‌​ ‌‍‍‌‌ ‌​‌‍‌‌‌‌​​‌‍​‌‌‍‌ ‌‍‌‌​ ‍ ‌ ​​‌‍​‌‌ ‌​‌‍‍​​ ‌‌ ​​‌‍​‌‌‍‌ ‌‍‌‌‌​​‍‌ ‌‌‌‍‍‌‌‍ ​‌‍‌​‌‍‌‌‌ ​‍​‍‌‌​ ‌‌‌​​‍‌‌ ‌‍‍ ‌‍‌‌‌ ‍‌​‍‌‌​ ​ ‌​‌​​‍‌‌​ ​ ‌​‌​​‍‌‌​ ​‍​ ​‍‌‍‌‌​ ‌‌‌‍​ ​ ‌‍​ ​‍​ ​‍‌‍‌​‌‍‌‍‌‍‌‍​ ​ ​ ‍‌​ ‍​​‍‌‌​ ​‍​ ​‍​‍‌‌​ ‌‌‌​‌​​‍ ‍‌‍‍​‌‍‌‌‌‍​‌‌‍‌​‌‍‍‌‌‍ ‍‌‍‌ ​ ‌‍​‍‌‍​‌‌ ​ ‌‍‌‌‌‌‌‌‌ ​‍‌‍ ​​ ‌‌‍‍​‌ ‌​‌ ‌​‌ ​​‌ ​ ​‍‌‌​ ​ ‌​​‌​‍‌‌​ ​‍‌​‌‍​‍‌‌​ ​‍‌​‌‍‌‍ ​​‍ ‌‌‍​‌‌‍ ‍‌‍‌​​‍ ‌‌ ​‍​‍ ‌‌‍‍​‌‍ ‌ ‌​‌‍‌‌‌‍ ​‌ ​ ​‍ ‌‌ ​ ‌ ‌​‌ ‌‌‌‍‌​‌‍‍‌‌‍ ​‍ ‍‌ ‌‍‌‍‌‌‌ ​‍‌‍​ ‌‍‌‌‌‍ ​​‍ ‍‌‍​‌‌ ​​‌ ​​​‍‌‍‌‍‍‌‌‍‌​​ ‌‌‍​‍​ ‍‌​ ‍‌‌‍‌​‌‍​‌​ ‍​​ ‌‍​ ‌​​‍ ‌​ ‌​​ ‌ ‌‍‌‌​ ‌‌​‍ ‌​ ‌​​ ‌‍​ ​​​ ​ ​‍ ‌​ ‍​​ ​‌​ ‌‍​ ‌ ​‍ ‌​ ​‌​ ‌‍​ ​ ‌‍​‌‌‍‌‍​ ‍​​ ​‌‌‍​‍​ ‍‌​ ​​‌‍‌‌‌‍​ ​‍‌‍‌ ‌​‌ ‍‌‌ ​​‌‍‌‌​ ‌‌‍‍​‌‍ ‌ ‌​‌‍‌‌‌‍ ​‌‌​ ‌‍‍‌‌ ‌​‌‍‌‌‌‌​​‌‍​‌‌‍‌ ‌‍‌‌​‍‌‍‌ ​​‌‍​‌‌ ‌​‌‍‍​​ ‌‌ ​​‌‍​‌‌‍‌ ‌‍‌‌‌​​‍‌ ‌‌‌‍‍‌‌‍ ​‌‍‌​‌‍‌‌‌ ​‍​‍‌‌​ ‌‌‌​​‍‌‌ ‌‍‍ ‌‍‌‌‌ ‍‌​‍‌‌​ ​ ‌​‌​​‍‌‌​ ​ ‌​‌​​‍‌‌​ ​‍​ ​‍‌‍‌‌​ ‌‌‌‍​ ​ ‌‍​ ​‍​ ​‍‌‍‌​‌‍‌‍‌‍‌‍​ ​ ​ ‍‌​ ‍​​‍‌‌​ ​‍​ ​‍​‍‌‌​ ‌‌‌​‌​​‍ ‍‌‍‍​‌‍‌‌‌‍​‌‌‍‌​‌‍‍‌‌‍ ‍‌‍‌ ​‍‌‍‌ ​​‌‍‌‌‌ ​‍‌ ​ ‌ ​​‌‍‌‌‌‍​ ‌ ‌​‌‍‍‌‌ ‌‍‌‍‌‌​ ‌‌ ​​‌ ‌‌‌‍​‍‌‍ ​‌‍‍‌‌ ​ ‌‍‍​‌‍‌‌‌‍‌​​‍​‍‌ ‌
Share how many memberships you are considering, whether day or
evening access would suit best, and how you would like the benefit
to work for your team. The membership team will guide the next
step and confirm the current details.​​​​‌ ‍ ​‍​‍‌‍ ‌ ​‍‌‍‍‌‌‍‌ ‌‍‍‌‌‍ ‍​‍​‍​ ‍‍​‍​‍‌ ​ ‌‍​‌‌‍ ‍‌‍‍‌‌ ‌​‌ ‍‌​‍ ‍‌‍‍‌‌‍ ​‍​‍​‍ ​​‍​‍‌‍‍​‌ ​‍‌‍‌‌‌‍‌‍​‍​‍​ ‍‍​‍​‍‌‍‍​‌ ‌​‌ ‌​‌ ​​‌ ​ ​ ‍‍​‍ ​‍ ‌‍ ​​‍ ‌‌‍​‌‌‍ ‍‌‍‌​​‍ ‌‌ ​‍​‍ ‌‌‍‍​‌‍ ‌ ‌​‌‍‌‌‌‍ ​‌ ​ ​‍ ‌‌ ​ ‌ ‌​‌ ‌‌‌‍‌​‌‍‍‌‌‍ ​‍ ‍‌ ‌‍‌‍‌‌‌ ​‍‌‍​ ‌‍‌‌‌‍ ​​‍ ‍‌‍​‌‌ ​​‌ ​​​‍ ‌‍‍‌‌‍ ‍‌ ‌​‌‍‌‌‌‍ ‍‌ ‌​​‍ ‌‍‌‌‌‍‌​‌‍‍‌‌ ‌​​‍ ‌‍ ‌‌‍ ‌‍‌​‌‍‌‌​ ‌‌ ​​‌ ​‍‌‍‌‌‌ ​ ‌‍‌‌‌‍ ‍‌ ‌​‌‍​‌‌ ‌​‌‍‍‌‌‍ ‌‍ ‍​ ‍ ‌‍‍‌‌‍‌​​ ‌‌‍​‍​ ‍‌​ ‍‌‌‍‌​‌‍​‌​ ‍​​ ‌‍​ ‌​​‍ ‌​ ‌​​ ‌ ‌‍‌‌​ ‌‌​‍ ‌​ ‌​​ ‌‍​ ​​​ ​ ​‍ ‌​ ‍​​ ​‌​ ‌‍​ ‌ ​‍ ‌​ ​‌​ ‌‍​ ​ ‌‍​‌‌‍‌‍​ ‍​​ ​‌‌‍​‍​ ‍‌​ ​​‌‍‌‌‌‍​ ​ ‍ ‌ ‌​‌ ‍‌‌ ​​‌‍‌‌​ ‌‌‍‍​‌‍ ‌ ‌​‌‍‌‌‌‍ ​‌‌​ ‌‍‍‌‌ ‌​‌‍‌‌‌‌​​‌‍​‌‌‍‌ ‌‍‌‌​ ‍ ‌ ​​‌‍​‌‌ ‌​‌‍‍​​ ‌‌ ​​‌‍​‌‌‍‌ ‌‍‌‌‌​​‍‌ ‌‌‌‍‍‌‌‍ ​‌‍‌​‌‍‌‌‌ ​‍​‍‌‌​ ‌‌‌​​‍‌‌ ‌‍‍ ‌‍‌‌‌ ‍‌​‍‌‌​ ​ ‌​‌​​‍‌‌​ ​ ‌​‌​​‍‌‌​ ​‍​ ​‍‌‍‌‌​ ‌‌‌‍​ ​ ‌‍​ ​‍​ ​‍‌‍‌​‌‍‌‍‌‍‌‍​ ​ ​ ‍‌​ ‍​​‍‌‌​ ​‍​ ​‍​‍‌‌​ ‌‌‌​‌​​‍ ‍‌‍​‍‌‍ ‌‍‌​‌ ‍‌​‍‌‌​ ‌‌‌​​‍‌‌ ‌‍‍ ‌‍‌‌‌ ‍‌​‍‌‌​ ​ ‌​‌​​‍‌‌​ ​ ‌​‌​​‍‌‌​ ​‍​ ​‍​ ‌​​ ​‍‌‍‌‌‌‍​‌​ ‌​‌‍​‍​ ​​​ ‍​​ ​​‌‍‌​​ ‌ ​ ‌‌​‍‌‌​ ​‍​ ​‍​‍‌‌​ ‌‌‌​‌​​‍ ‍‌‍​ ‌‍‍​‌‍‍‌‌‍ ​‌‍‌​‌ ​‍‌‍‌‌‌‍ ‍​‍‌‌​ ‌‌‌​​‍‌‌ ‌‍‍ ‌‍‌‌‌ ‍‌​‍‌‌​ ​ ‌​‌​​‍‌‌​ ​ ‌​‌​​‍‌‌​ ​‍​ ​‍​ ‌​​ ‍‌​ ‍‌‌‍‌‌​ ​​‌‍‌‌​ ‌‍​ ​‌‌‍​‍​ ​‍​ ‌​​ ​ ​‍‌‌​ ​‍​ ​‍​‍‌‌​ ‌‌‌​‌​​‍ ‍‌ ‌​‌‍‌‌‌ ‍​‌ ‌​​ ‌‍​‍‌‍​‌‌ ​ ‌‍‌‌‌‌‌‌‌ ​‍‌‍ ​​ ‌‌‍‍​‌ ‌​‌ ‌​‌ ​​‌ ​ ​‍‌‌​ ​ ‌​​‌​‍‌‌​ ​‍‌​‌‍​‍‌‌​ ​‍‌​‌‍‌‍ ​​‍ ‌‌‍​‌‌‍ ‍‌‍‌​​‍ ‌‌ ​‍​‍ ‌‌‍‍​‌‍ ‌ ‌​‌‍‌‌‌‍ ​‌ ​ ​‍ ‌‌ ​ ‌ ‌​‌ ‌‌‌‍‌​‌‍‍‌‌‍ ​‍ ‍‌ ‌‍‌‍‌‌‌ ​‍‌‍​ ‌‍‌‌‌‍ ​​‍ ‍‌‍​‌‌ ​​‌ ​​​‍‌‍‌‍‍‌‌‍‌​​ ‌‌‍​‍​ ‍‌​ ‍‌‌‍‌​‌‍​‌​ ‍​​ ‌‍​ ‌​​‍ ‌​ ‌​​ ‌ ‌‍‌‌​ ‌‌​‍ ‌​ ‌​​ ‌‍​ ​​​ ​ ​‍ ‌​ ‍​​ ​‌​ ‌‍​ ‌ ​‍ ‌​ ​‌​ ‌‍​ ​ ‌‍​‌‌‍‌‍​ ‍​​ ​‌‌‍​‍​ ‍‌​ ​​‌‍‌‌‌‍​ ​‍‌‍‌ ‌​‌ ‍‌‌ ​​‌‍‌‌​ ‌‌‍‍​‌‍ ‌ ‌​‌‍‌‌‌‍ ​‌‌​ ‌‍‍‌‌ ‌​‌‍‌‌‌‌​​‌‍​‌‌‍‌ ‌‍‌‌​‍‌‍‌ ​​‌‍​‌‌ ‌​‌‍‍​​ ‌‌ ​​‌‍​‌‌‍‌ ‌‍‌‌‌​​‍‌ ‌‌‌‍‍‌‌‍ ​‌‍‌​‌‍‌‌‌ ​‍​‍‌‌​ ‌‌‌​​‍‌‌ ‌‍‍ ‌‍‌‌‌ ‍‌​‍‌‌​ ​ ‌​‌​​‍‌‌​ ​ ‌​‌​​‍‌‌​ ​‍​ ​‍‌‍‌‌​ ‌‌‌‍​ ​ ‌‍​ ​‍​ ​‍‌‍‌​‌‍‌‍‌‍‌‍​ ​ ​ ‍‌​ ‍​​‍‌‌​ ​‍​ ​‍​‍‌‌​ ‌‌‌​‌​​‍ ‍‌‍​‍‌‍ ‌‍‌​‌ ‍‌​‍‌‌​ ‌‌‌​​‍‌‌ ‌‍‍ ‌‍‌‌‌ ‍‌​‍‌‌​ ​ ‌​‌​​‍‌‌​ ​ ‌​‌​​‍‌‌​ ​‍​ ​‍​ ‌​​ ​‍‌‍‌‌‌‍​‌​ ‌​‌‍​‍​ ​​​ ‍​​ ​​‌‍‌​​ ‌ ​ ‌‌​‍‌‌​ ​‍​ ​‍​‍‌‌​ ‌‌‌​‌​​‍ ‍‌‍​ ‌‍‍​‌‍‍‌‌‍ ​‌‍‌​‌ ​‍‌‍‌‌‌‍ ‍​‍‌‌​ ‌‌‌​​‍‌‌ ‌‍‍ ‌‍‌‌‌ ‍‌​‍‌‌​ ​ ‌​‌​​‍‌‌​ ​ ‌​‌​​‍‌‌​ ​‍​ ​‍​ ‌​​ ‍‌​ ‍‌‌‍‌‌​ ​​‌‍‌‌​ ‌‍​ ​‌‌‍​‍​ ​‍​ ‌​​ ​ ​‍‌‌​ ​‍​ ​‍​‍‌‌​ ‌‌‌​‌​​‍ ‍‌ ‌​‌‍‌‌‌ ‍​‌ ‌​​‍‌‍‌ ​​‌‍‌‌‌ ​‍‌ ​ ‌ ​​‌‍‌‌‌‍​ ‌ ‌​‌‍‍‌‌ ‌‍‌‍‌‌​ ‌‌ ​​‌ ‌‌‌‍​‍‌‍ ​‌‍‍‌‌ ​ ‌‍‍​‌‍‌‌‌‍‌​​‍​‍‌ ‌
Enquire now​​​​‌ ‍ ​‍​‍‌‍ ‌ ​‍‌‍‍‌‌‍‌ ‌‍‍‌‌‍ ‍​‍​‍​ ‍‍​‍​‍‌ ​ ‌‍​‌‌‍ ‍‌‍‍‌‌ ‌​‌ ‍‌​‍ ‍‌‍‍‌‌‍ ​‍​‍​‍ ​​‍​‍‌‍‍​‌ ​‍‌‍‌‌‌‍‌‍​‍​‍​ ‍‍​‍​‍‌‍‍​‌ ‌​‌ ‌​‌ ​​‌ ​ ​ ‍‍​‍ ​‍ ‌‍ ​​‍ ‌‌‍​‌‌‍ ‍‌‍‌​​‍ ‌‌ ​‍​‍ ‌‌‍‍​‌‍ ‌ ‌​‌‍‌‌‌‍ ​‌ ​ ​‍ ‌‌ ​ ‌ ‌​‌ ‌‌‌‍‌​‌‍‍‌‌‍ ​‍ ‍‌ ‌‍‌‍‌‌‌ ​‍‌‍​ ‌‍‌‌‌‍ ​​‍ ‍‌‍​‌‌ ​​‌ ​​​‍ ‌‍‍‌‌‍ ‍‌ ‌​‌‍‌‌‌‍ ‍‌ ‌​​‍ ‌‍‌‌‌‍‌​‌‍‍‌‌ ‌​​‍ ‌‍ ‌‌‍ ‌‍‌​‌‍‌‌​ ‌‌ ​​‌ ​‍‌‍‌‌‌ ​ ‌‍‌‌‌‍ ‍‌ ‌​‌‍​‌‌ ‌​‌‍‍‌‌‍ ‌‍ ‍​ ‍ ‌‍‍‌‌‍‌​​ ‌‌‍​‍​ ‍‌​ ‍‌‌‍‌​‌‍​‌​ ‍​​ ‌‍​ ‌​​‍ ‌​ ‌​​ ‌ ‌‍‌‌​ ‌‌​‍ ‌​ ‌​​ ‌‍​ ​​​ ​ ​‍ ‌​ ‍​​ ​‌​ ‌‍​ ‌ ​‍ ‌​ ​‌​ ‌‍​ ​ ‌‍​‌‌‍‌‍​ ‍​​ ​‌‌‍​‍​ ‍‌​ ​​‌‍‌‌‌‍​ ​ ‍ ‌ ‌​‌ ‍‌‌ ​​‌‍‌‌​ ‌‌‍‍​‌‍ ‌ ‌​‌‍‌‌‌‍ ​‌‌​ ‌‍‍‌‌ ‌​‌‍‌‌‌‌​​‌‍​‌‌‍‌ ‌‍‌‌​ ‍ ‌ ​​‌‍​‌‌ ‌​‌‍‍​​ ‌‌ ​​‌‍​‌‌‍‌ ‌‍‌‌‌​​‍‌ ‌‌‌‍‍‌‌‍ ​‌‍‌​‌‍‌‌‌ ​‍​‍‌‌​ ‌‌‌​​‍‌‌ ‌‍‍ ‌‍‌‌‌ ‍‌​‍‌‌​ ​ ‌​‌​​‍‌‌​ ​ ‌​‌​​‍‌‌​ ​‍​ ​‍‌‍‌‌​ ‌‌‌‍​ ​ ‌‍​ ​‍​ ​‍‌‍‌​‌‍‌‍‌‍‌‍​ ​ ​ ‍‌​ ‍​​‍‌‌​ ​‍​ ​‍​‍‌‌​ ‌‌‌​‌​​‍ ‍‌ ​ ‌‍‌‌‌‍​ ‌‍ ‌‍ ‍‌‍‌​‌‍​‌‌ ​‍‌ ‍‌‌​​ ‌ ‌​‌‍​‌​‍ ‍‌‍ ​‌‍​‌‌‍​‍‌‍‌‌‌‍ ​​ ‌‍​‍‌‍​‌‌ ​ ‌‍‌‌‌‌‌‌‌ ​‍‌‍ ​​ ‌‌‍‍​‌ ‌​‌ ‌​‌ ​​‌ ​ ​‍‌‌​ ​ ‌​​‌​‍‌‌​ ​‍‌​‌‍​‍‌‌​ ​‍‌​‌‍‌‍ ​​‍ ‌‌‍​‌‌‍ ‍‌‍‌​​‍ ‌‌ ​‍​‍ ‌‌‍‍​‌‍ ‌ ‌​‌‍‌‌‌‍ ​‌ ​ ​‍ ‌‌ ​ ‌ ‌​‌ ‌‌‌‍‌​‌‍‍‌‌‍ ​‍ ‍‌ ‌‍‌‍‌‌‌ ​‍‌‍​ ‌‍‌‌‌‍ ​​‍ ‍‌‍​‌‌ ​​‌ ​​​‍‌‍‌‍‍‌‌‍‌​​ ‌‌‍​‍​ ‍‌​ ‍‌‌‍‌​‌‍​‌​ ‍​​ ‌‍​ ‌​​‍ ‌​ ‌​​ ‌ ‌‍‌‌​ ‌‌​‍ ‌​ ‌​​ ‌‍​ ​​​ ​ ​‍ ‌​ ‍​​ ​‌​ ‌‍​ ‌ ​‍ ‌​ ​‌​ ‌‍​ ​ ‌‍​‌‌‍‌‍​ ‍​​ ​‌‌‍​‍​ ‍‌​ ​​‌‍‌‌‌‍​ ​‍‌‍‌ ‌​‌ ‍‌‌ ​​‌‍‌‌​ ‌‌‍‍​‌‍ ‌ ‌​‌‍‌‌‌‍ ​‌‌​ ‌‍‍‌‌ ‌​‌‍‌‌‌‌​​‌‍​‌‌‍‌ ‌‍‌‌​‍‌‍‌ ​​‌‍​‌‌ ‌​‌‍‍​​ ‌‌ ​​‌‍​‌‌‍‌ ‌‍‌‌‌​​‍‌ ‌‌‌‍‍‌‌‍ ​‌‍‌​‌‍‌‌‌ ​‍​‍‌‌​ ‌‌‌​​‍‌‌ ‌‍‍ ‌‍‌‌‌ ‍‌​‍‌‌​ ​ ‌​‌​​‍‌‌​ ​ ‌​‌​​‍‌‌​ ​‍​ ​‍‌‍‌‌​ ‌‌‌‍​ ​ ‌‍​ ​‍​ ​‍‌‍‌​‌‍‌‍‌‍‌‍​ ​ ​ ‍‌​ ‍​​‍‌‌​ ​‍​ ​‍​‍‌‌​ ‌‌‌​‌​​‍ ‍‌ ​ ‌‍‌‌‌‍​ ‌‍ ‌‍ ‍‌‍‌​‌‍​‌‌ ​‍‌ ‍‌‌​​ ‌ ‌​‌‍​‌​‍ ‍‌‍ ​‌‍​‌‌‍​‍‌‍‌‌‌‍ ​​‍‌‍‌ ​​‌‍‌‌‌ ​‍‌ ​ ‌ ​​‌‍‌‌‌‍​ ‌ ‌​‌‍‍‌‌ ‌‍‌‍‌‌​ ‌‌ ​​‌ ‌‌‌‍​‍‌‍ ​‌‍‍‌‌ ​ ‌‍‍​‌‍‌‌‌‍‌​​‍​‍‌ ‌
Your questions, answered​​​​‌ ‍ ​‍​‍‌‍ ‌ ​‍‌‍‍‌‌‍‌ ‌‍‍‌‌‍ ‍​‍​‍​ ‍‍​‍​‍‌ ​ ‌‍​‌‌‍ ‍‌‍‍‌‌ ‌​‌ ‍‌​‍ ‍‌‍‍‌‌‍ ​‍​‍​‍ ​​‍​‍‌‍‍​‌ ​‍‌‍‌‌‌‍‌‍​‍​‍​ ‍‍​‍​‍‌‍‍​‌ ‌​‌ ‌​‌ ​​‌ ​ ​ ‍‍​‍ ​‍ ‌‍ ​​‍ ‌‌‍​‌‌‍ ‍‌‍‌​​‍ ‌‌ ​‍​‍ ‌‌‍‍​‌‍ ‌ ‌​‌‍‌‌‌‍ ​‌ ​ ​‍ ‌‌ ​ ‌ ‌​‌ ‌‌‌‍‌​‌‍‍‌‌‍ ​‍ ‍‌ ‌‍‌‍‌‌‌ ​‍‌‍​ ‌‍‌‌‌‍ ​​‍ ‍‌‍​‌‌ ​​‌ ​​​‍ ‌‍‍‌‌‍ ‍‌ ‌​‌‍‌‌‌‍ ‍‌ ‌​​‍ ‌‍‌‌‌‍‌​‌‍‍‌‌ ‌​​‍ ‌‍ ‌‌‍ ‌‍‌​‌‍‌‌​ ‌‌ ​​‌ ​‍‌‍‌‌‌ ​ ‌‍‌‌‌‍ ‍‌ ‌​‌‍​‌‌ ‌​‌‍‍‌‌‍ ‌‍ ‍​ ‍ ‌‍‍‌‌‍‌​​ ‌‌‍​‍​ ‍‌​ ‍‌‌‍‌​‌‍​‌​ ‍​​ ‌‍​ ‌​​‍ ‌​ ‌​​ ‌ ‌‍‌‌​ ‌‌​‍ ‌​ ‌​​ ‌‍​ ​​​ ​ ​‍ ‌​ ‍​​ ​‌​ ‌‍​ ‌ ​‍ ‌​ ​‌​ ‌‍​ ​ ‌‍​‌‌‍‌‍​ ‍​​ ​‌‌‍​‍​ ‍‌​ ​​‌‍‌‌‌‍​ ​ ‍ ‌ ‌​‌ ‍‌‌ ​​‌‍‌‌​ ‌‌‍‍​‌‍ ‌ ‌​‌‍‌‌‌‍ ​‌‌​ ‌‍‍‌‌ ‌​‌‍‌‌‌‌​​‌‍​‌‌‍‌ ‌‍‌‌​ ‍ ‌ ​​‌‍​‌‌ ‌​‌‍‍​​ ‌‌ ​​‌‍​‌‌‍‌ ‌‍‌‌‌​​‍‌ ‌‌‌‍‍‌‌‍ ​‌‍‌​‌‍‌‌‌ ​‍​‍‌‌​ ‌‌‌​​‍‌‌ ‌‍‍ ‌‍‌‌‌ ‍‌​‍‌‌​ ​ ‌​‌​​‍‌‌​ ​ ‌​‌​​‍‌‌​ ​‍​ ​‍​ ​ ​ ​‍​ ‍​​ ​ ​ ​​‌‍‌‌​ ‍​​ ‍‌‌‍​ ​ ​‍‌‍​‍​ ​‌​‍‌‌​ ​‍​ ​‍​‍‌‌​ ‌‌‌​‌​​‍ ‍‌‍‍​‌‍‌‌‌‍​‌‌‍‌​‌‍‍‌‌‍ ‍‌‍‌ ​ ‌‍​‍‌‍​‌‌ ​ ‌‍‌‌‌‌‌‌‌ ​‍‌‍ ​​ ‌‌‍‍​‌ ‌​‌ ‌​‌ ​​‌ ​ ​‍‌‌​ ​ ‌​​‌​‍‌‌​ ​‍‌​‌‍​‍‌‌​ ​‍‌​‌‍‌‍ ​​‍ ‌‌‍​‌‌‍ ‍‌‍‌​​‍ ‌‌ ​‍​‍ ‌‌‍‍​‌‍ ‌ ‌​‌‍‌‌‌‍ ​‌ ​ ​‍ ‌‌ ​ ‌ ‌​‌ ‌‌‌‍‌​‌‍‍‌‌‍ ​‍ ‍‌ ‌‍‌‍‌‌‌ ​‍‌‍​ ‌‍‌‌‌‍ ​​‍ ‍‌‍​‌‌ ​​‌ ​​​‍‌‍‌‍‍‌‌‍‌​​ ‌‌‍​‍​ ‍‌​ ‍‌‌‍‌​‌‍​‌​ ‍​​ ‌‍​ ‌​​‍ ‌​ ‌​​ ‌ ‌‍‌‌​ ‌‌​‍ ‌​ ‌​​ ‌‍​ ​​​ ​ ​‍ ‌​ ‍​​ ​‌​ ‌‍​ ‌ ​‍ ‌​ ​‌​ ‌‍​ ​ ‌‍​‌‌‍‌‍​ ‍​​ ​‌‌‍​‍​ ‍‌​ ​​‌‍‌‌‌‍​ ​‍‌‍‌ ‌​‌ ‍‌‌ ​​‌‍‌‌​ ‌‌‍‍​‌‍ ‌ ‌​‌‍‌‌‌‍ ​‌‌​ ‌‍‍‌‌ ‌​‌‍‌‌‌‌​​‌‍​‌‌‍‌ ‌‍‌‌​‍‌‍‌ ​​‌‍​‌‌ ‌​‌‍‍​​ ‌‌ ​​‌‍​‌‌‍‌ ‌‍‌‌‌​​‍‌ ‌‌‌‍‍‌‌‍ ​‌‍‌​‌‍‌‌‌ ​‍​‍‌‌​ ‌‌‌​​‍‌‌ ‌‍‍ ‌‍‌‌‌ ‍‌​‍‌‌​ ​ ‌​‌​​‍‌‌​ ​ ‌​‌​​‍‌‌​ ​‍​ ​‍​ ​ ​ ​‍​ ‍​​ ​ ​ ​​‌‍‌‌​ ‍​​ ‍‌‌‍​ ​ ​‍‌‍​‍​ ​‌​‍‌‌​ ​‍​ ​‍​‍‌‌​ ‌‌‌​‌​​‍ ‍‌‍‍​‌‍‌‌‌‍​‌‌‍‌​‌‍‍‌‌‍ ‍‌‍‌ ​‍‌‍‌ ​​‌‍‌‌‌ ​‍‌ ​ ‌ ​​‌‍‌‌‌‍​ ‌ ‌​‌‍‍‌‌ ‌‍‌‍‌‌​ ‌‌ ​​‌ ‌‌‌‍​‍‌‍ ​‌‍‍‌‌ ​ ‌‍‍​‌‍‌‌‌‍‌​​‍​‍‌ ‌
Read all ​​​​‌ ‍ ​‍​‍‌‍ ‌ ​‍‌‍‍‌‌‍‌ ‌‍‍‌‌‍ ‍​‍​‍​ ‍‍​‍​‍‌ ​ ‌‍​‌‌‍ ‍‌‍‍‌‌ ‌​‌ ‍‌​‍ ‍‌‍‍‌‌‍ ​‍​‍​‍ ​​‍​‍‌‍‍​‌ ​‍‌‍‌‌‌‍‌‍​‍​‍​ ‍‍​‍​‍‌‍‍​‌ ‌​‌ ‌​‌ ​​‌ ​ ​ ‍‍​‍ ​‍ ‌‍ ​​‍ ‌‌‍​‌‌‍ ‍‌‍‌​​‍ ‌‌ ​‍​‍ ‌‌‍‍​‌‍ ‌ ‌​‌‍‌‌‌‍ ​‌ ​ ​‍ ‌‌ ​ ‌ ‌​‌ ‌‌‌‍‌​‌‍‍‌‌‍ ​‍ ‍‌ ‌‍‌‍‌‌‌ ​‍‌‍​ ‌‍‌‌‌‍ ​​‍ ‍‌‍​‌‌ ​​‌ ​​​‍ ‌‍‍‌‌‍ ‍‌ ‌​‌‍‌‌‌‍ ‍‌ ‌​​‍ ‌‍‌‌‌‍‌​‌‍‍‌‌ ‌​​‍ ‌‍ ‌‌‍ ‌‍‌​‌‍‌‌​ ‌‌ ​​‌ ​‍‌‍‌‌‌ ​ ‌‍‌‌‌‍ ‍‌ ‌​‌‍​‌‌ ‌​‌‍‍‌‌‍ ‌‍ ‍​ ‍ ‌‍‍‌‌‍‌​​ ‌‌‍​‍​ ‍‌​ ‍‌‌‍‌​‌‍​‌​ ‍​​ ‌‍​ ‌​​‍ ‌​ ‌​​ ‌ ‌‍‌‌​ ‌‌​‍ ‌​ ‌​​ ‌‍​ ​​​ ​ ​‍ ‌​ ‍​​ ​‌​ ‌‍​ ‌ ​‍ ‌​ ​‌​ ‌‍​ ​ ‌‍​‌‌‍‌‍​ ‍​​ ​‌‌‍​‍​ ‍‌​ ​​‌‍‌‌‌‍​ ​ ‍ ‌ ‌​‌ ‍‌‌ ​​‌‍‌‌​ ‌‌‍‍​‌‍ ‌ ‌​‌‍‌‌‌‍ ​‌‌​ ‌‍‍‌‌ ‌​‌‍‌‌‌‌​​‌‍​‌‌‍‌ ‌‍‌‌​ ‍ ‌ ​​‌‍​‌‌ ‌​‌‍‍​​ ‌‌ ​​‌‍​‌‌‍‌ ‌‍‌‌‌​​‍‌ ‌‌‌‍‍‌‌‍ ​‌‍‌​‌‍‌‌‌ ​‍​‍‌‌​ ‌‌‌​​‍‌‌ ‌‍‍ ‌‍‌‌‌ ‍‌​‍‌‌​ ​ ‌​‌​​‍‌‌​ ​ ‌​‌​​‍‌‌​ ​‍​ ​‍​ ​ ​ ​‍​ ‍​​ ​ ​ ​​‌‍‌‌​ ‍​​ ‍‌‌‍​ ​ ​‍‌‍​‍​ ​‌​‍‌‌​ ​‍​ ​‍​‍‌‌​ ‌‌‌​‌​​‍ ‍‌ ​ ‌‍‌‌‌‍​ ‌‍ ‌‍ ‍‌‍‌​‌‍​‌‌ ​‍‌ ‍‌‌​​ ‌ ‌​‌‍​‌​‍ ‍‌‍ ​‌‍​‌‌‍​‍‌‍‌‌‌‍ ​​ ‌‍​‍‌‍​‌‌ ​ ‌‍‌‌‌‌‌‌‌ ​‍‌‍ ​​ ‌‌‍‍​‌ ‌​‌ ‌​‌ ​​‌ ​ ​‍‌‌​ ​ ‌​​‌​‍‌‌​ ​‍‌​‌‍​‍‌‌​ ​‍‌​‌‍‌‍ ​​‍ ‌‌‍​‌‌‍ ‍‌‍‌​​‍ ‌‌ ​‍​‍ ‌‌‍‍​‌‍ ‌ ‌​‌‍‌‌‌‍ ​‌ ​ ​‍ ‌‌ ​ ‌ ‌​‌ ‌‌‌‍‌​‌‍‍‌‌‍ ​‍ ‍‌ ‌‍‌‍‌‌‌ ​‍‌‍​ ‌‍‌‌‌‍ ​​‍ ‍‌‍​‌‌ ​​‌ ​​​‍‌‍‌‍‍‌‌‍‌​​ ‌‌‍​‍​ ‍‌​ ‍‌‌‍‌​‌‍​‌​ ‍​​ ‌‍​ ‌​​‍ ‌​ ‌​​ ‌ ‌‍‌‌​ ‌‌​‍ ‌​ ‌​​ ‌‍​ ​​​ ​ ​‍ ‌​ ‍​​ ​‌​ ‌‍​ ‌ ​‍ ‌​ ​‌​ ‌‍​ ​ ‌‍​‌‌‍‌‍​ ‍​​ ​‌‌‍​‍​ ‍‌​ ​​‌‍‌‌‌‍​ ​‍‌‍‌ ‌​‌ ‍‌‌ ​​‌‍‌‌​ ‌‌‍‍​‌‍ ‌ ‌​‌‍‌‌‌‍ ​‌‌​ ‌‍‍‌‌ ‌​‌‍‌‌‌‌​​‌‍​‌‌‍‌ ‌‍‌‌​‍‌‍‌ ​​‌‍​‌‌ ‌​‌‍‍​​ ‌‌ ​​‌‍​‌‌‍‌ ‌‍‌‌‌​​‍‌ ‌‌‌‍‍‌‌‍ ​‌‍‌​‌‍‌‌‌ ​‍​‍‌‌​ ‌‌‌​​‍‌‌ ‌‍‍ ‌‍‌‌‌ ‍‌​‍‌‌​ ​ ‌​‌​​‍‌‌​ ​ ‌​‌​​‍‌‌​ ​‍​ ​‍​ ​ ​ ​‍​ ‍​​ ​ ​ ​​‌‍‌‌​ ‍​​ ‍‌‌‍​ ​ ​‍‌‍​‍​ ​‌​‍‌‌​ ​‍​ ​‍​‍‌‌​ ‌‌‌​‌​​‍ ‍‌ ​ ‌‍‌‌‌‍​ ‌‍ ‌‍ ‍‌‍‌​‌‍​‌‌ ​‍‌ ‍‌‌​​ ‌ ‌​‌‍​‌​‍ ‍‌‍ ​‌‍​‌‌‍​‍‌‍‌‌‌‍ ​​‍‌‍‌ ​​‌‍‌‌‌ ​‍‌ ​ ‌ ​​‌‍‌‌‌‍​ ‌ ‌​‌‍‍‌‌ ‌‍‌‍‌‌​ ‌‌ ​​‌ ‌‌‌‍​‍‌‍ ​‌‍‍‌‌ ​ ‌‍‍​‌‍‌‌‌‍‌​​‍​‍‌ ‌
Who is Relax & Reward Membership for?​​​​‌ ‍ ​‍​‍‌‍ ‌ ​‍‌‍‍‌‌‍‌ ‌‍‍‌‌‍ ‍​‍​‍​ ‍‍​‍​‍‌ ​ ‌‍​‌‌‍ ‍‌‍‍‌‌ ‌​‌ ‍‌​‍ ‍‌‍‍‌‌‍ ​‍​‍​‍ ​​‍​‍‌‍‍​‌ ​‍‌‍‌‌‌‍‌‍​‍​‍​ ‍‍​‍​‍‌‍‍​‌ ‌​‌ ‌​‌ ​​‌ ​ ​ ‍‍​‍ ​‍ ‌‍ ​​‍ ‌‌‍​‌‌‍ ‍‌‍‌​​‍ ‌‌ ​‍​‍ ‌‌‍‍​‌‍ ‌ ‌​‌‍‌‌‌‍ ​‌ ​ ​‍ ‌‌ ​ ‌ ‌​‌ ‌‌‌‍‌​‌‍‍‌‌‍ ​‍ ‍‌ ‌‍‌‍‌‌‌ ​‍‌‍​ ‌‍‌‌‌‍ ​​‍ ‍‌‍​‌‌ ​​‌ ​​​‍ ‌‍‍‌‌‍ ‍‌ ‌​‌‍‌‌‌‍ ‍‌ ‌​​‍ ‌‍‌‌‌‍‌​‌‍‍‌‌ ‌​​‍ ‌‍ ‌‌‍ ‌‍‌​‌‍‌‌​ ‌‌ ​​‌ ​‍‌‍‌‌‌ ​ ‌‍‌‌‌‍ ‍‌ ‌​‌‍​‌‌ ‌​‌‍‍‌‌‍ ‌‍ ‍​ ‍ ‌‍‍‌‌‍‌​​ ‌‌‍​‍‌‍​ ‌‍​ ​ ‍‌​ ​‌​ ​ ​ ‌‌​ ‌​​‍ ‌​ ‌‌​ ‌‌‌‍​‌‌‍‌​​‍ ‌​ ‌​‌‍​‌​ ‌‍​ ‌​​‍ ‌​ ‍​​ ​ ​ ​‍​ ‌‍​‍ ‌​ ‌ ​ ‍‌‌‍‌‌​ ​​‌‍‌‍​ ‍​​ ​​​ ‍​​ ​‌​ ​ ​ ‍​‌‍​‌​ ‍ ‌ ‌​‌ ‍‌‌ ​​‌‍‌‌​ ‌‌‍‍​‌‍ ‌ ‌​‌‍‌‌‌‍ ​‌​‌‍‌‍​‌‌ ​‌​ ‍ ‌ ​​‌‍​‌‌ ‌​‌‍‍​​ ‌‌ ​‌‌ ‌‌‌‍‌‌‌ ​ ‌ ‌​‌‍‍‌‌‍ ‌‍ ‍​ ‌‍​‍‌‍​‌‌ ​ ‌‍‌‌‌‌‌‌‌ ​‍‌‍ ​​ ‌‌‍‍​‌ ‌​‌ ‌​‌ ​​‌ ​ ​‍‌‌​ ​ ‌​​‌​‍‌‌​ ​‍‌​‌‍​‍‌‌​ ​‍‌​‌‍‌‍ ​​‍ ‌‌‍​‌‌‍ ‍‌‍‌​​‍ ‌‌ ​‍​‍ ‌‌‍‍​‌‍ ‌ ‌​‌‍‌‌‌‍ ​‌ ​ ​‍ ‌‌ ​ ‌ ‌​‌ ‌‌‌‍‌​‌‍‍‌‌‍ ​‍ ‍‌ ‌‍‌‍‌‌‌ ​‍‌‍​ ‌‍‌‌‌‍ ​​‍ ‍‌‍​‌‌ ​​‌ ​​​‍‌‍‌‍‍‌‌‍‌​​ ‌‌‍​‍‌‍​ ‌‍​ ​ ‍‌​ ​‌​ ​ ​ ‌‌​ ‌​​‍ ‌​ ‌‌​ ‌‌‌‍​‌‌‍‌​​‍ ‌​ ‌​‌‍​‌​ ‌‍​ ‌​​‍ ‌​ ‍​​ ​ ​ ​‍​ ‌‍​‍ ‌​ ‌ ​ ‍‌‌‍‌‌​ ​​‌‍‌‍​ ‍​​ ​​​ ‍​​ ​‌​ ​ ​ ‍​‌‍​‌​‍‌‍‌ ‌​‌ ‍‌‌ ​​‌‍‌‌​ ‌‌‍‍​‌‍ ‌ ‌​‌‍‌‌‌‍ ​‌​‌‍‌‍​‌‌ ​‌​‍‌‍‌ ​​‌‍​‌‌ ‌​‌‍‍​​ ‌‌ ​‌‌ ‌‌‌‍‌‌‌ ​ ‌ ‌​‌‍‍‌‌‍ ‌‍ ‍​‍‌‍‌ ​​‌‍‌‌‌ ​‍‌ ​ ‌ ​​‌‍‌‌‌‍​ ‌ ‌​‌‍‍‌‌ ‌‍‌‍‌‌​ ‌‌ ​​‌ ‌‌‌‍​‍‌‍ ​‌‍‍‌‌ ​ ‌‍‍​‌‍‌‌‌‍‌​​‍​‍‌ ‌
It is designed for businesses who would like to offer employees a
thoughtful wellbeing benefit, incentive or reward through access to
Chewton Glen’s Spa & Country Club.​​​​‌ ‍ ​‍​‍‌‍ ‌ ​‍‌‍‍‌‌‍‌ ‌‍‍‌‌‍ ‍​‍​‍​ ‍‍​‍​‍‌ ​ ‌‍​‌‌‍ ‍‌‍‍‌‌ ‌​‌ ‍‌​‍ ‍‌‍‍‌‌‍ ​‍​‍​‍ ​​‍​‍‌‍‍​‌ ​‍‌‍‌‌‌‍‌‍​‍​‍​ ‍‍​‍​‍‌‍‍​‌ ‌​‌ ‌​‌ ​​‌ ​ ​ ‍‍​‍ ​‍ ‌‍ ​​‍ ‌‌‍​‌‌‍ ‍‌‍‌​​‍ ‌‌ ​‍​‍ ‌‌‍‍​‌‍ ‌ ‌​‌‍‌‌‌‍ ​‌ ​ ​‍ ‌‌ ​ ‌ ‌​‌ ‌‌‌‍‌​‌‍‍‌‌‍ ​‍ ‍‌ ‌‍‌‍‌‌‌ ​‍‌‍​ ‌‍‌‌‌‍ ​​‍ ‍‌‍​‌‌ ​​‌ ​​​‍ ‌‍‍‌‌‍ ‍‌ ‌​‌‍‌‌‌‍ ‍‌ ‌​​‍ ‌‍‌‌‌‍‌​‌‍‍‌‌ ‌​​‍ ‌‍ ‌‌‍ ‌‍‌​‌‍‌‌​ ‌‌ ​​‌ ​‍‌‍‌‌‌ ​ ‌‍‌‌‌‍ ‍‌ ‌​‌‍​‌‌ ‌​‌‍‍‌‌‍ ‌‍ ‍​ ‍ ‌‍‍‌‌‍‌​​ ‌‌‍​‍‌‍​ ‌‍​ ​ ‍‌​ ​‌​ ​ ​ ‌‌​ ‌​​‍ ‌​ ‌‌​ ‌‌‌‍​‌‌‍‌​​‍ ‌​ ‌​‌‍​‌​ ‌‍​ ‌​​‍ ‌​ ‍​​ ​ ​ ​‍​ ‌‍​‍ ‌​ ‌ ​ ‍‌‌‍‌‌​ ​​‌‍‌‍​ ‍​​ ​​​ ‍​​ ​‌​ ​ ​ ‍​‌‍​‌​ ‍ ‌ ‌​‌ ‍‌‌ ​​‌‍‌‌​ ‌‌‍‍​‌‍ ‌ ‌​‌‍‌‌‌‍ ​‌​‌‍‌‍​‌‌ ​‌​ ‍ ‌ ​​‌‍​‌‌ ‌​‌‍‍​​ ‌‌‍​‌‌‍ ‍‌ ​ ‌ ‌ ‌‍‌‌‌ ​‍​‍‌‌​ ‌‌‌​​‍‌‌ ‌‍‍ ‌‍‌‌‌ ‍‌​‍‌‌​ ​ ‌​‌​​‍‌‌​ ​ ‌​‌​​‍‌‌​ ​‍​ ​‍​ ‌ ​ ‌‌‌‍‌​​ ​‍‌‍‌​​ ‍‌‌‍‌‌​ ​‍​ ‌‍​ ‌ ‌‍‌‍​ ‌‍​‍‌‌​ ​‍​ ​‍​‍‌‌​ ‌‌‌​‌​​‍ ‍‌‍​ ‌‍‍​‌‍‍‌‌‍ ​‌‍‌​‌ ​‍‌‍‌‌‌‍ ‍​‍‌‌​ ‌‌‌​​‍‌‌ ‌‍‍ ‌‍‌‌‌ ‍‌​‍‌‌​ ​ ‌​‌​​‍‌‌​ ​ ‌​‌​​‍‌‌​ ​‍​ ​‍​ ​​‌‍​‍​ ‍​‌‍‌​​ ​​​ ‌‍​ ‌ ‌‍​ ​ ‌​‌‍​‌‌‍​‌​ ‌​​‍‌‌​ ​‍​ ​‍​‍‌‌​ ‌‌‌​‌​​‍ ‍‌ ‌​‌‍‌‌‌ ‍​‌ ‌​​ ‌‍​‍‌‍​‌‌ ​ ‌‍‌‌‌‌‌‌‌ ​‍‌‍ ​​ ‌‌‍‍​‌ ‌​‌ ‌​‌ ​​‌ ​ ​‍‌‌​ ​ ‌​​‌​‍‌‌​ ​‍‌​‌‍​‍‌‌​ ​‍‌​‌‍‌‍ ​​‍ ‌‌‍​‌‌‍ ‍‌‍‌​​‍ ‌‌ ​‍​‍ ‌‌‍‍​‌‍ ‌ ‌​‌‍‌‌‌‍ ​‌ ​ ​‍ ‌‌ ​ ‌ ‌​‌ ‌‌‌‍‌​‌‍‍‌‌‍ ​‍ ‍‌ ‌‍‌‍‌‌‌ ​‍‌‍​ ‌‍‌‌‌‍ ​​‍ ‍‌‍​‌‌ ​​‌ ​​​‍‌‍‌‍‍‌‌‍‌​​ ‌‌‍​‍‌‍​ ‌‍​ ​ ‍‌​ ​‌​ ​ ​ ‌‌​ ‌​​‍ ‌​ ‌‌​ ‌‌‌‍​‌‌‍‌​​‍ ‌​ ‌​‌‍​‌​ ‌‍​ ‌​​‍ ‌​ ‍​​ ​ ​ ​‍​ ‌‍​‍ ‌​ ‌ ​ ‍‌‌‍‌‌​ ​​‌‍‌‍​ ‍​​ ​​​ ‍​​ ​‌​ ​ ​ ‍​‌‍​‌​‍‌‍‌ ‌​‌ ‍‌‌ ​​‌‍‌‌​ ‌‌‍‍​‌‍ ‌ ‌​‌‍‌‌‌‍ ​‌​‌‍‌‍​‌‌ ​‌​‍‌‍‌ ​​‌‍​‌‌ ‌​‌‍‍​​ ‌‌‍​‌‌‍ ‍‌ ​ ‌ ‌ ‌‍‌‌‌ ​‍​‍‌‌​ ‌‌‌​​‍‌‌ ‌‍‍ ‌‍‌‌‌ ‍‌​‍‌‌​ ​ ‌​‌​​‍‌‌​ ​ ‌​‌​​‍‌‌​ ​‍​ ​‍​ ‌ ​ ‌‌‌‍‌​​ ​‍‌‍‌​​ ‍‌‌‍‌‌​ ​‍​ ‌‍​ ‌ ‌‍‌‍​ ‌‍​‍‌‌​ ​‍​ ​‍​‍‌‌​ ‌‌‌​‌​​‍ ‍‌‍​ ‌‍‍​‌‍‍‌‌‍ ​‌‍‌​‌ ​‍‌‍‌‌‌‍ ‍​‍‌‌​ ‌‌‌​​‍‌‌ ‌‍‍ ‌‍‌‌‌ ‍‌​‍‌‌​ ​ ‌​‌​​‍‌‌​ ​ ‌​‌​​‍‌‌​ ​‍​ ​‍​ ​​‌‍​‍​ ‍​‌‍‌​​ ​​​ ‌‍​ ‌ ‌‍​ ​ ‌​‌‍​‌‌‍​‌​ ‌​​‍‌‌​ ​‍​ ​‍​‍‌‌​ ‌‌‌​‌​​‍ ‍‌ ‌​‌‍‌‌‌ ‍​‌ ‌​​‍‌‍‌ ​​‌‍‌‌‌ ​‍‌ ​ ‌ ​​‌‍‌‌‌‍​ ‌ ‌​‌‍‍‌‌ ‌‍‌‍‌‌​ ‌‌ ​​‌ ‌‌‌‍​‍‌‍ ​‌‍‍‌‌ ​ ‌‍‍​‌‍‌‌‌‍‌​​‍​‍‌ ‌
What membership options are available?​​​​‌ ‍ ​‍​‍‌‍ ‌ ​‍‌‍‍‌‌‍‌ ‌‍‍‌‌‍ ‍​‍​‍​ ‍‍​‍​‍‌ ​ ‌‍​‌‌‍ ‍‌‍‍‌‌ ‌​‌ ‍‌​‍ ‍‌‍‍‌‌‍ ​‍​‍​‍ ​​‍​‍‌‍‍​‌ ​‍‌‍‌‌‌‍‌‍​‍​‍​ ‍‍​‍​‍‌‍‍​‌ ‌​‌ ‌​‌ ​​‌ ​ ​ ‍‍​‍ ​‍ ‌‍ ​​‍ ‌‌‍​‌‌‍ ‍‌‍‌​​‍ ‌‌ ​‍​‍ ‌‌‍‍​‌‍ ‌ ‌​‌‍‌‌‌‍ ​‌ ​ ​‍ ‌‌ ​ ‌ ‌​‌ ‌‌‌‍‌​‌‍‍‌‌‍ ​‍ ‍‌ ‌‍‌‍‌‌‌ ​‍‌‍​ ‌‍‌‌‌‍ ​​‍ ‍‌‍​‌‌ ​​‌ ​​​‍ ‌‍‍‌‌‍ ‍‌ ‌​‌‍‌‌‌‍ ‍‌ ‌​​‍ ‌‍‌‌‌‍‌​‌‍‍‌‌ ‌​​‍ ‌‍ ‌‌‍ ‌‍‌​‌‍‌‌​ ‌‌ ​​‌ ​‍‌‍‌‌‌ ​ ‌‍‌‌‌‍ ‍‌ ‌​‌‍​‌‌ ‌​‌‍‍‌‌‍ ‌‍ ‍​ ‍ ‌‍‍‌‌‍‌​​ ‌​ ​‍‌‍​ ‌‍​‍‌‍​ ​ ‌‍‌‍‌‌​ ​‌​ ‌‌​‍ ‌‌‍‌​​ ‍‌​ ‌ ​ ​‌​‍ ‌​ ‌​‌‍​ ‌‍‌‌​ ‍‌​‍ ‌​ ‍​​ ​​​ ​​‌‍​ ​‍ ‌​ ‍‌​ ‌‌‌‍​‍‌‍‌‍‌‍​ ‌‍‌‍​ ‌‍​ ‍‌‌‍‌​​ ‍‌​ ‍​‌‍​‍​ ‍ ‌ ‌​‌ ‍‌‌ ​​‌‍‌‌​ ‌‌‍‍​‌‍ ‌ ‌​‌‍‌‌‌‍ ​‌​‌‍‌‍​‌‌ ​‌​ ‍ ‌ ​​‌‍​‌‌ ‌​‌‍‍​​ ‌‌ ​‌‌ ‌‌‌‍‌‌‌ ​ ‌ ‌​‌‍‍‌‌‍ ‌‍ ‍​ ‌‍​‍‌‍​‌‌ ​ ‌‍‌‌‌‌‌‌‌ ​‍‌‍ ​​ ‌‌‍‍​‌ ‌​‌ ‌​‌ ​​‌ ​ ​‍‌‌​ ​ ‌​​‌​‍‌‌​ ​‍‌​‌‍​‍‌‌​ ​‍‌​‌‍‌‍ ​​‍ ‌‌‍​‌‌‍ ‍‌‍‌​​‍ ‌‌ ​‍​‍ ‌‌‍‍​‌‍ ‌ ‌​‌‍‌‌‌‍ ​‌ ​ ​‍ ‌‌ ​ ‌ ‌​‌ ‌‌‌‍‌​‌‍‍‌‌‍ ​‍ ‍‌ ‌‍‌‍‌‌‌ ​‍‌‍​ ‌‍‌‌‌‍ ​​‍ ‍‌‍​‌‌ ​​‌ ​​​‍‌‍‌‍‍‌‌‍‌​​ ‌​ ​‍‌‍​ ‌‍​‍‌‍​ ​ ‌‍‌‍‌‌​ ​‌​ ‌‌​‍ ‌‌‍‌​​ ‍‌​ ‌ ​ ​‌​‍ ‌​ ‌​‌‍​ ‌‍‌‌​ ‍‌​‍ ‌​ ‍​​ ​​​ ​​‌‍​ ​‍ ‌​ ‍‌​ ‌‌‌‍​‍‌‍‌‍‌‍​ ‌‍‌‍​ ‌‍​ ‍‌‌‍‌​​ ‍‌​ ‍​‌‍​‍​‍‌‍‌ ‌​‌ ‍‌‌ ​​‌‍‌‌​ ‌‌‍‍​‌‍ ‌ ‌​‌‍‌‌‌‍ ​‌​‌‍‌‍​‌‌ ​‌​‍‌‍‌ ​​‌‍​‌‌ ‌​‌‍‍​​ ‌‌ ​‌‌ ‌‌‌‍‌‌‌ ​ ‌ ‌​‌‍‍‌‌‍ ‌‍ ‍​‍‌‍‌ ​​‌‍‌‌‌ ​‍‌ ​ ‌ ​​‌‍‌‌‌‍​ ‌ ‌​‌‍‍‌‌ ‌‍‌‍‌‌​ ‌‌ ​​‌ ‌‌‌‍​‍‌‍ ​‌‍‍‌‌ ​ ‌‍‍​‌‍‌‌‌‍‌​​‍​‍‌ ‌
There are day and evening Spa Pass Membership options, each
currently listed at £3,180 for 2026. The Day Membership includes
50 day passes, while the Evening Membership includes 75 evening
passes. ​​​​‌ ‍ ​‍​‍‌‍ ‌ ​‍‌‍‍‌‌‍‌ ‌‍‍‌‌‍ ‍​‍​‍​ ‍‍​‍​‍‌ ​ ‌‍​‌‌‍ ‍‌‍‍‌‌ ‌​‌ ‍‌​‍ ‍‌‍‍‌‌‍ ​‍​‍​‍ ​​‍​‍‌‍‍​‌ ​‍‌‍‌‌‌‍‌‍​‍​‍​ ‍‍​‍​‍‌‍‍​‌ ‌​‌ ‌​‌ ​​‌ ​ ​ ‍‍​‍ ​‍ ‌‍ ​​‍ ‌‌‍​‌‌‍ ‍‌‍‌​​‍ ‌‌ ​‍​‍ ‌‌‍‍​‌‍ ‌ ‌​‌‍‌‌‌‍ ​‌ ​ ​‍ ‌‌ ​ ‌ ‌​‌ ‌‌‌‍‌​‌‍‍‌‌‍ ​‍ ‍‌ ‌‍‌‍‌‌‌ ​‍‌‍​ ‌‍‌‌‌‍ ​​‍ ‍‌‍​‌‌ ​​‌ ​​​‍ ‌‍‍‌‌‍ ‍‌ ‌​‌‍‌‌‌‍ ‍‌ ‌​​‍ ‌‍‌‌‌‍‌​‌‍‍‌‌ ‌​​‍ ‌‍ ‌‌‍ ‌‍‌​‌‍‌‌​ ‌‌ ​​‌ ​‍‌‍‌‌‌ ​ ‌‍‌‌‌‍ ‍‌ ‌​‌‍​‌‌ ‌​‌‍‍‌‌‍ ‌‍ ‍​ ‍ ‌‍‍‌‌‍‌​​ ‌​ ​‍‌‍​ ‌‍​‍‌‍​ ​ ‌‍‌‍‌‌​ ​‌​ ‌‌​‍ ‌‌‍‌​​ ‍‌​ ‌ ​ ​‌​‍ ‌​ ‌​‌‍​ ‌‍‌‌​ ‍‌​‍ ‌​ ‍​​ ​​​ ​​‌‍​ ​‍ ‌​ ‍‌​ ‌‌‌‍​‍‌‍‌‍‌‍​ ‌‍‌‍​ ‌‍​ ‍‌‌‍‌​​ ‍‌​ ‍​‌‍​‍​ ‍ ‌ ‌​‌ ‍‌‌ ​​‌‍‌‌​ ‌‌‍‍​‌‍ ‌ ‌​‌‍‌‌‌‍ ​‌​‌‍‌‍​‌‌ ​‌​ ‍ ‌ ​​‌‍​‌‌ ‌​‌‍‍​​ ‌‌‍​‌‌‍ ‍‌ ​ ‌ ‌ ‌‍‌‌‌ ​‍​‍‌‌​ ‌‌‌​​‍‌‌ ‌‍‍ ‌‍‌‌‌ ‍‌​‍‌‌​ ​ ‌​‌​​‍‌‌​ ​ ‌​‌​​‍‌‌​ ​‍​ ​‍‌‍​‌‌‍​ ‌‍​‌​ ‍​‌‍​ ​ ​‍‌‍‌‌​ ​‌‌‍​ ​ ‌‌​ ‍​​ ​‍​‍‌‌​ ​‍​ ​‍​‍‌‌​ ‌‌‌​‌​​‍ ‍‌‍​ ‌‍‍​‌‍‍‌‌‍ ​‌‍‌​‌ ​‍‌‍‌‌‌‍ ‍​‍‌‌​ ‌‌‌​​‍‌‌ ‌‍‍ ‌‍‌‌‌ ‍‌​‍‌‌​ ​ ‌​‌​​‍‌‌​ ​ ‌​‌​​‍‌‌​ ​‍​ ​‍​ ​‍​ ​​​ ‍​‌‍‌​‌‍​‌‌‍‌‍‌‍‌‌​ ‌‌​ ​ ‌‍‌‌‌‍‌​​ ​‍​‍‌‌​ ​‍​ ​‍​‍‌‌​ ‌‌‌​‌​​‍ ‍‌ ‌​‌‍‌‌‌ ‍​‌ ‌​​ ‌‍​‍‌‍​‌‌ ​ ‌‍‌‌‌‌‌‌‌ ​‍‌‍ ​​ ‌‌‍‍​‌ ‌​‌ ‌​‌ ​​‌ ​ ​‍‌‌​ ​ ‌​​‌​‍‌‌​ ​‍‌​‌‍​‍‌‌​ ​‍‌​‌‍‌‍ ​​‍ ‌‌‍​‌‌‍ ‍‌‍‌​​‍ ‌‌ ​‍​‍ ‌‌‍‍​‌‍ ‌ ‌​‌‍‌‌‌‍ ​‌ ​ ​‍ ‌‌ ​ ‌ ‌​‌ ‌‌‌‍‌​‌‍‍‌‌‍ ​‍ ‍‌ ‌‍‌‍‌‌‌ ​‍‌‍​ ‌‍‌‌‌‍ ​​‍ ‍‌‍​‌‌ ​​‌ ​​​‍‌‍‌‍‍‌‌‍‌​​ ‌​ ​‍‌‍​ ‌‍​‍‌‍​ ​ ‌‍‌‍‌‌​ ​‌​ ‌‌​‍ ‌‌‍‌​​ ‍‌​ ‌ ​ ​‌​‍ ‌​ ‌​‌‍​ ‌‍‌‌​ ‍‌​‍ ‌​ ‍​​ ​​​ ​​‌‍​ ​‍ ‌​ ‍‌​ ‌‌‌‍​‍‌‍‌‍‌‍​ ‌‍‌‍​ ‌‍​ ‍‌‌‍‌​​ ‍‌​ ‍​‌‍​‍​‍‌‍‌ ‌​‌ ‍‌‌ ​​‌‍‌‌​ ‌‌‍‍​‌‍ ‌ ‌​‌‍‌‌‌‍ ​‌​‌‍‌‍​‌‌ ​‌​‍‌‍‌ ​​‌‍​‌‌ ‌​‌‍‍​​ ‌‌‍​‌‌‍ ‍‌ ​ ‌ ‌ ‌‍‌‌‌ ​‍​‍‌‌​ ‌‌‌​​‍‌‌ ‌‍‍ ‌‍‌‌‌ ‍‌​‍‌‌​ ​ ‌​‌​​‍‌‌​ ​ ‌​‌​​‍‌‌​ ​‍​ ​‍‌‍​‌‌‍​ ‌‍​‌​ ‍​‌‍​ ​ ​‍‌‍‌‌​ ​‌‌‍​ ​ ‌‌​ ‍​​ ​‍​‍‌‌​ ​‍​ ​‍​‍‌‌​ ‌‌‌​‌​​‍ ‍‌‍​ ‌‍‍​‌‍‍‌‌‍ ​‌‍‌​‌ ​‍‌‍‌‌‌‍ ‍​‍‌‌​ ‌‌‌​​‍‌‌ ‌‍‍ ‌‍‌‌‌ ‍‌​‍‌‌​ ​ ‌​‌​​‍‌‌​ ​ ‌​‌​​‍‌‌​ ​‍​ ​‍​ ​‍​ ​​​ ‍​‌‍‌​‌‍​‌‌‍‌‍‌‍‌‌​ ‌‌​ ​ ‌‍‌‌‌‍‌​​ ​‍​‍‌‌​ ​‍​ ​‍​‍‌‌​ ‌‌‌​‌​​‍ ‍‌ ‌​‌‍‌‌‌ ‍​‌ ‌​​‍‌‍‌ ​​‌‍‌‌‌ ​‍‌ ​ ‌ ​​‌‍‌‌‌‍​ ‌ ‌​‌‍‍‌‌ ‌‍‌‍‌‌​ ‌‌ ​​‌ ‌‌‌‍​‍‌‍ ​‌‍‍‌‌ ​ ‌‍‍​‌‍‌‌‌‍‌​​‍​‍‌ ‌
What can members use?​​​​‌ ‍ ​‍​‍‌‍ ‌ ​‍‌‍‍‌‌‍‌ ‌‍‍‌‌‍ ‍​‍​‍​ ‍‍​‍​‍‌ ​ ‌‍​‌‌‍ ‍‌‍‍‌‌ ‌​‌ ‍‌​‍ ‍‌‍‍‌‌‍ ​‍​‍​‍ ​​‍​‍‌‍‍​‌ ​‍‌‍‌‌‌‍‌‍​‍​‍​ ‍‍​‍​‍‌‍‍​‌ ‌​‌ ‌​‌ ​​‌ ​ ​ ‍‍​‍ ​‍ ‌‍ ​​‍ ‌‌‍​‌‌‍ ‍‌‍‌​​‍ ‌‌ ​‍​‍ ‌‌‍‍​‌‍ ‌ ‌​‌‍‌‌‌‍ ​‌ ​ ​‍ ‌‌ ​ ‌ ‌​‌ ‌‌‌‍‌​‌‍‍‌‌‍ ​‍ ‍‌ ‌‍‌‍‌‌‌ ​‍‌‍​ ‌‍‌‌‌‍ ​​‍ ‍‌‍​‌‌ ​​‌ ​​​‍ ‌‍‍‌‌‍ ‍‌ ‌​‌‍‌‌‌‍ ‍‌ ‌​​‍ ‌‍‌‌‌‍‌​‌‍‍‌‌ ‌​​‍ ‌‍ ‌‌‍ ‌‍‌​‌‍‌‌​ ‌‌ ​​‌ ​‍‌‍‌‌‌ ​ ‌‍‌‌‌‍ ‍‌ ‌​‌‍​‌‌ ‌​‌‍‍‌‌‍ ‌‍ ‍​ ‍ ‌‍‍‌‌‍‌​​ ‌​ ​‍‌‍‌‍​ ‌‍​ ‌​​ ‍‌‌‍​‍‌‍​‌​ ‌ ​‍ ‌​ ‍​‌‍​ ​ ‌‍‌‍​ ​‍ ‌​ ‌​​ ‌‍​ ​‍‌‍‌‍​‍ ‌​ ‍​‌‍‌‌​ ‌​‌‍‌​​‍ ‌‌‍​‌​ ​​‌‍‌​‌‍​‌‌‍​‌​ ‌ ​ ‌ ​ ‍‌‌‍‌‌‌‍‌‍​ ​​​ ‍‌​ ‍ ‌ ‌​‌ ‍‌‌ ​​‌‍‌‌​ ‌‌‍‍​‌‍ ‌ ‌​‌‍‌‌‌‍ ​‌​‌‍‌‍​‌‌ ​‌​ ‍ ‌ ​​‌‍​‌‌ ‌​‌‍‍​​ ‌‌ ​‌‌ ‌‌‌‍‌‌‌ ​ ‌ ‌​‌‍‍‌‌‍ ‌‍ ‍​ ‌‍​‍‌‍​‌‌ ​ ‌‍‌‌‌‌‌‌‌ ​‍‌‍ ​​ ‌‌‍‍​‌ ‌​‌ ‌​‌ ​​‌ ​ ​‍‌‌​ ​ ‌​​‌​‍‌‌​ ​‍‌​‌‍​‍‌‌​ ​‍‌​‌‍‌‍ ​​‍ ‌‌‍​‌‌‍ ‍‌‍‌​​‍ ‌‌ ​‍​‍ ‌‌‍‍​‌‍ ‌ ‌​‌‍‌‌‌‍ ​‌ ​ ​‍ ‌‌ ​ ‌ ‌​‌ ‌‌‌‍‌​‌‍‍‌‌‍ ​‍ ‍‌ ‌‍‌‍‌‌‌ ​‍‌‍​ ‌‍‌‌‌‍ ​​‍ ‍‌‍​‌‌ ​​‌ ​​​‍‌‍‌‍‍‌‌‍‌​​ ‌​ ​‍‌‍‌‍​ ‌‍​ ‌​​ ‍‌‌‍​‍‌‍​‌​ ‌ ​‍ ‌​ ‍​‌‍​ ​ ‌‍‌‍​ ​‍ ‌​ ‌​​ ‌‍​ ​‍‌‍‌‍​‍ ‌​ ‍​‌‍‌‌​ ‌​‌‍‌​​‍ ‌‌‍​‌​ ​​‌‍‌​‌‍​‌‌‍​‌​ ‌ ​ ‌ ​ ‍‌‌‍‌‌‌‍‌‍​ ​​​ ‍‌​‍‌‍‌ ‌​‌ ‍‌‌ ​​‌‍‌‌​ ‌‌‍‍​‌‍ ‌ ‌​‌‍‌‌‌‍ ​‌​‌‍‌‍​‌‌ ​‌​‍‌‍‌ ​​‌‍​‌‌ ‌​‌‍‍​​ ‌‌ ​‌‌ ‌‌‌‍‌‌‌ ​ ‌ ‌​‌‍‍‌‌‍ ‌‍ ‍​‍‌‍‌ ​​‌‍‌‌‌ ​‍‌ ​ ‌ ​​‌‍‌‌‌‍​ ‌ ‌​‌‍‍‌‌ ‌‍‌‍‌‌​ ‌‌ ​​‌ ‌‌‌‍​‍‌‍ ​‌‍‍‌‌ ​ ‌‍‍​‌‍‌‌‌‍‌​​‍​‍‌ ‌
Members can use eligible Spa & Country Club facilities during the
access times included in their membership, subject to current terms
and availability.​​​​‌ ‍ ​‍​‍‌‍ ‌ ​‍‌‍‍‌‌‍‌ ‌‍‍‌‌‍ ‍​‍​‍​ ‍‍​‍​‍‌ ​ ‌‍​‌‌‍ ‍‌‍‍‌‌ ‌​‌ ‍‌​‍ ‍‌‍‍‌‌‍ ​‍​‍​‍ ​​‍​‍‌‍‍​‌ ​‍‌‍‌‌‌‍‌‍​‍​‍​ ‍‍​‍​‍‌‍‍​‌ ‌​‌ ‌​‌ ​​‌ ​ ​ ‍‍​‍ ​‍ ‌‍ ​​‍ ‌‌‍​‌‌‍ ‍‌‍‌​​‍ ‌‌ ​‍​‍ ‌‌‍‍​‌‍ ‌ ‌​‌‍‌‌‌‍ ​‌ ​ ​‍ ‌‌ ​ ‌ ‌​‌ ‌‌‌‍‌​‌‍‍‌‌‍ ​‍ ‍‌ ‌‍‌‍‌‌‌ ​‍‌‍​ ‌‍‌‌‌‍ ​​‍ ‍‌‍​‌‌ ​​‌ ​​​‍ ‌‍‍‌‌‍ ‍‌ ‌​‌‍‌‌‌‍ ‍‌ ‌​​‍ ‌‍‌‌‌‍‌​‌‍‍‌‌ ‌​​‍ ‌‍ ‌‌‍ ‌‍‌​‌‍‌‌​ ‌‌ ​​‌ ​‍‌‍‌‌‌ ​ ‌‍‌‌‌‍ ‍‌ ‌​‌‍​‌‌ ‌​‌‍‍‌‌‍ ‌‍ ‍​ ‍ ‌‍‍‌‌‍‌​​ ‌​ ​‍‌‍‌‍​ ‌‍​ ‌​​ ‍‌‌‍​‍‌‍​‌​ ‌ ​‍ ‌​ ‍​‌‍​ ​ ‌‍‌‍​ ​‍ ‌​ ‌​​ ‌‍​ ​‍‌‍‌‍​‍ ‌​ ‍​‌‍‌‌​ ‌​‌‍‌​​‍ ‌‌‍​‌​ ​​‌‍‌​‌‍​‌‌‍​‌​ ‌ ​ ‌ ​ ‍‌‌‍‌‌‌‍‌‍​ ​​​ ‍‌​ ‍ ‌ ‌​‌ ‍‌‌ ​​‌‍‌‌​ ‌‌‍‍​‌‍ ‌ ‌​‌‍‌‌‌‍ ​‌​‌‍‌‍​‌‌ ​‌​ ‍ ‌ ​​‌‍​‌‌ ‌​‌‍‍​​ ‌‌‍​‌‌‍ ‍‌ ​ ‌ ‌ ‌‍‌‌‌ ​‍​‍‌‌​ ‌‌‌​​‍‌‌ ‌‍‍ ‌‍‌‌‌ ‍‌​‍‌‌​ ​ ‌​‌​​‍‌‌​ ​ ‌​‌​​‍‌‌​ ​‍​ ​‍​ ​‍​ ​ ‌‍‌‍‌‍​ ​ ‌​​ ‌‌‌‍​ ‌‍‌​​ ‌‌​ ‌‌‌‍​‌​ ‌​​‍‌‌​ ​‍​ ​‍​‍‌‌​ ‌‌‌​‌​​‍ ‍‌‍​ ‌‍‍​‌‍‍‌‌‍ ​‌‍‌​‌ ​‍‌‍‌‌‌‍ ‍​‍‌‌​ ‌‌‌​​‍‌‌ ‌‍‍ ‌‍‌‌‌ ‍‌​‍‌‌​ ​ ‌​‌​​‍‌‌​ ​ ‌​‌​​‍‌‌​ ​‍​ ​‍​ ‌‍​ ‌‌‌‍​‍‌‍‌‌‌‍‌‍​ ​​​ ‌‌‌‍‌‍​ ‌‌​ ​‍​ ​‍‌‍‌‍​‍‌‌​ ​‍​ ​‍​‍‌‌​ ‌‌‌​‌​​‍ ‍‌ ‌​‌‍‌‌‌ ‍​‌ ‌​​ ‌‍​‍‌‍​‌‌ ​ ‌‍‌‌‌‌‌‌‌ ​‍‌‍ ​​ ‌‌‍‍​‌ ‌​‌ ‌​‌ ​​‌ ​ ​‍‌‌​ ​ ‌​​‌​‍‌‌​ ​‍‌​‌‍​‍‌‌​ ​‍‌​‌‍‌‍ ​​‍ ‌‌‍​‌‌‍ ‍‌‍‌​​‍ ‌‌ ​‍​‍ ‌‌‍‍​‌‍ ‌ ‌​‌‍‌‌‌‍ ​‌ ​ ​‍ ‌‌ ​ ‌ ‌​‌ ‌‌‌‍‌​‌‍‍‌‌‍ ​‍ ‍‌ ‌‍‌‍‌‌‌ ​‍‌‍​ ‌‍‌‌‌‍ ​​‍ ‍‌‍​‌‌ ​​‌ ​​​‍‌‍‌‍‍‌‌‍‌​​ ‌​ ​‍‌‍‌‍​ ‌‍​ ‌​​ ‍‌‌‍​‍‌‍​‌​ ‌ ​‍ ‌​ ‍​‌‍​ ​ ‌‍‌‍​ ​‍ ‌​ ‌​​ ‌‍​ ​‍‌‍‌‍​‍ ‌​ ‍​‌‍‌‌​ ‌​‌‍‌​​‍ ‌‌‍​‌​ ​​‌‍‌​‌‍​‌‌‍​‌​ ‌ ​ ‌ ​ ‍‌‌‍‌‌‌‍‌‍​ ​​​ ‍‌​‍‌‍‌ ‌​‌ ‍‌‌ ​​‌‍‌‌​ ‌‌‍‍​‌‍ ‌ ‌​‌‍‌‌‌‍ ​‌​‌‍‌‍​‌‌ ​‌​‍‌‍‌ ​​‌‍​‌‌ ‌​‌‍‍​​ ‌‌‍​‌‌‍ ‍‌ ​ ‌ ‌ ‌‍‌‌‌ ​‍​‍‌‌​ ‌‌‌​​‍‌‌ ‌‍‍ ‌‍‌‌‌ ‍‌​‍‌‌​ ​ ‌​‌​​‍‌‌​ ​ ‌​‌​​‍‌‌​ ​‍​ ​‍​ ​‍​ ​ ‌‍‌‍‌‍​ ​ ‌​​ ‌‌‌‍​ ‌‍‌​​ ‌‌​ ‌‌‌‍​‌​ ‌​​‍‌‌​ ​‍​ ​‍​‍‌‌​ ‌‌‌​‌​​‍ ‍‌‍​ ‌‍‍​‌‍‍‌‌‍ ​‌‍‌​‌ ​‍‌‍‌‌‌‍ ‍​‍‌‌​ ‌‌‌​​‍‌‌ ‌‍‍ ‌‍‌‌‌ ‍‌​‍‌‌​ ​ ‌​‌​​‍‌‌​ ​ ‌​‌​​‍‌‌​ ​‍​ ​‍​ ‌‍​ ‌‌‌‍​‍‌‍‌‌‌‍‌‍​ ​​​ ‌‌‌‍‌‍​ ‌‌​ ​‍​ ​‍‌‍‌‍​‍‌‌​ ​‍​ ​‍​‍‌‌​ ‌‌‌​‌​​‍ ‍‌ ‌​‌‍‌‌‌ ‍​‌ ‌​​‍‌‍‌ ​​‌‍‌‌‌ ​‍‌ ​ ‌ ​​‌‍‌‌‌‍​ ‌ ‌​‌‍‍‌‌ ‌‍‌‍‌‌​ ‌‌ ​​‌ ‌‌‌‍​‍‌‍ ​‌‍‍‌‌ ​ ‌‍‍​‌‍‌‌‌‍‌​​‍​‍‌ ‌
Do classes need to be booked?​​​​‌ ‍ ​‍​‍‌‍ ‌ ​‍‌‍‍‌‌‍‌ ‌‍‍‌‌‍ ‍​‍​‍​ ‍‍​‍​‍‌ ​ ‌‍​‌‌‍ ‍‌‍‍‌‌ ‌​‌ ‍‌​‍ ‍‌‍‍‌‌‍ ​‍​‍​‍ ​​‍​‍‌‍‍​‌ ​‍‌‍‌‌‌‍‌‍​‍​‍​ ‍‍​‍​‍‌‍‍​‌ ‌​‌ ‌​‌ ​​‌ ​ ​ ‍‍​‍ ​‍ ‌‍ ​​‍ ‌‌‍​‌‌‍ ‍‌‍‌​​‍ ‌‌ ​‍​‍ ‌‌‍‍​‌‍ ‌ ‌​‌‍‌‌‌‍ ​‌ ​ ​‍ ‌‌ ​ ‌ ‌​‌ ‌‌‌‍‌​‌‍‍‌‌‍ ​‍ ‍‌ ‌‍‌‍‌‌‌ ​‍‌‍​ ‌‍‌‌‌‍ ​​‍ ‍‌‍​‌‌ ​​‌ ​​​‍ ‌‍‍‌‌‍ ‍‌ ‌​‌‍‌‌‌‍ ‍‌ ‌​​‍ ‌‍‌‌‌‍‌​‌‍‍‌‌ ‌​​‍ ‌‍ ‌‌‍ ‌‍‌​‌‍‌‌​ ‌‌ ​​‌ ​‍‌‍‌‌‌ ​ ‌‍‌‌‌‍ ‍‌ ‌​‌‍​‌‌ ‌​‌‍‍‌‌‍ ‌‍ ‍​ ‍ ‌‍‍‌‌‍‌​​ ‌‌‍‌‍​ ‌​​ ‍​‌‍‌‍​ ‌‍​ ​‍​ ​​​ ​‌​‍ ‌​ ​‍​ ​‍‌‍‌‍​ ​ ​‍ ‌​ ‌​‌‍‌‌​ ‌‌​ ‍​​‍ ‌‌‍​‍‌‍​‍​ ​​​ ‌‍​‍ ‌‌‍‌​​ ‍​​ ​ ‌‍​‌​ ‌‌‌‍​‌‌‍‌‌‌‍​‍​ ‌‌​ ​ ‌‍​ ​ ​ ​ ‍ ‌ ‌​‌ ‍‌‌ ​​‌‍‌‌​ ‌‌‍‍​‌‍ ‌ ‌​‌‍‌‌‌‍ ​‌​‌‍‌‍​‌‌ ​‌​ ‍ ‌ ​​‌‍​‌‌ ‌​‌‍‍​​ ‌‌ ​‌‌ ‌‌‌‍‌‌‌ ​ ‌ ‌​‌‍‍‌‌‍ ‌‍ ‍​ ‌‍​‍‌‍​‌‌ ​ ‌‍‌‌‌‌‌‌‌ ​‍‌‍ ​​ ‌‌‍‍​‌ ‌​‌ ‌​‌ ​​‌ ​ ​‍‌‌​ ​ ‌​​‌​‍‌‌​ ​‍‌​‌‍​‍‌‌​ ​‍‌​‌‍‌‍ ​​‍ ‌‌‍​‌‌‍ ‍‌‍‌​​‍ ‌‌ ​‍​‍ ‌‌‍‍​‌‍ ‌ ‌​‌‍‌‌‌‍ ​‌ ​ ​‍ ‌‌ ​ ‌ ‌​‌ ‌‌‌‍‌​‌‍‍‌‌‍ ​‍ ‍‌ ‌‍‌‍‌‌‌ ​‍‌‍​ ‌‍‌‌‌‍ ​​‍ ‍‌‍​‌‌ ​​‌ ​​​‍‌‍‌‍‍‌‌‍‌​​ ‌‌‍‌‍​ ‌​​ ‍​‌‍‌‍​ ‌‍​ ​‍​ ​​​ ​‌​‍ ‌​ ​‍​ ​‍‌‍‌‍​ ​ ​‍ ‌​ ‌​‌‍‌‌​ ‌‌​ ‍​​‍ ‌‌‍​‍‌‍​‍​ ​​​ ‌‍​‍ ‌‌‍‌​​ ‍​​ ​ ‌‍​‌​ ‌‌‌‍​‌‌‍‌‌‌‍​‍​ ‌‌​ ​ ‌‍​ ​ ​ ​‍‌‍‌ ‌​‌ ‍‌‌ ​​‌‍‌‌​ ‌‌‍‍​‌‍ ‌ ‌​‌‍‌‌‌‍ ​‌​‌‍‌‍​‌‌ ​‌​‍‌‍‌ ​​‌‍​‌‌ ‌​‌‍‍​​ ‌‌ ​‌‌ ‌‌‌‍‌‌‌ ​ ‌ ‌​‌‍‍‌‌‍ ‌‍ ‍​‍‌‍‌ ​​‌‍‌‌‌ ​‍‌ ​ ‌ ​​‌‍‌‌‌‍​ ‌ ‌​‌‍‍‌‌ ‌‍‌‍‌‌​ ‌‌ ​​‌ ‌‌‌‍​‍‌‍ ​‌‍‍‌‌ ​ ‌‍‍​‌‍‌‌‌‍‌​​‍​‍‌ ‌